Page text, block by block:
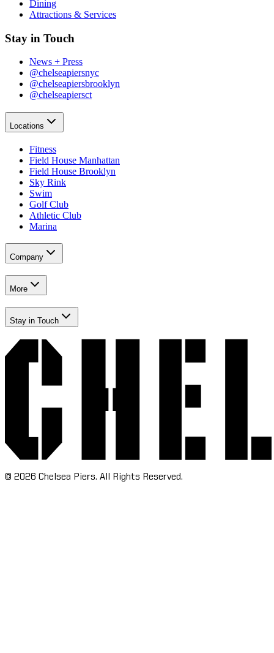
Dining​​​​‌ ‍ ​‍​‍‌‍ ‌ ​‍‌‍‍‌‌‍‌ ‌‍‍‌‌‍ ‍​‍​‍​ ‍‍​‍​‍‌ ​ ‌‍​‌‌‍ ‍‌‍‍‌‌ ‌​‌ ‍‌​‍ ‍‌‍‍‌‌‍ ​‍​‍​‍ ​​‍​‍‌‍‍​‌ ​‍‌‍‌‌‌‍‌‍​‍​‍​ ‍‍​‍​‍‌‍‍​‌ ‌​‌ ‌​‌ ​​‌ ​ ​ ‍‍​‍ ​‍ ‌‍​ ‌‍‍​‌‍‌‌‌‍ ​‌ ​ ‌‍‌‌‌‍​‌‌ ​​‌‍‍‌‌‍‌‌‌ ​‍‌ ​ ​‍ ‍‌ ​ ‌‍​‌‌‍ ‍‌‍‍‌‌ ‌​‌ ‍‌​‍ ‍‌ ​ ‌ ‌​‌ ‌‌‌‍‌​‌‍‍‌‌‍ ​‍ ‌‍‍‌‌‍ ‍‌ ‌​‌‍‌‌‌‍ ‍‌ ‌​​‍ ‌‍‌‌‌‍‌​‌‍‍‌‌ ‌​​‍ ‌‍ ‌‌‍ ‌‍‌​‌‍‌‌​ ‌‌ ​​‌ ​‍‌‍‌‌‌ ​ ‌‍‌‌‌‍ ‍‌ ‌​‌‍​‌‌ ‌​‌‍‍‌‌‍ ‌‍ ‍​ ‍ ‌‍‍‌‌‍‌​​ ‌‌‍‌‍‌‍ ‌‍ ‌ ‌​‌‍‌‌‌ ​‍​ ‍ ‌ ‌​‌ ‍‌‌ ​​‌‍‌‌​ ‌‌‍‌‍‌‍ ‌‍ ‌ ‌​‌‍‌‌‌ ​‍​ ‍ ‌ ​​‌‍​‌‌ ‌​‌‍‍​​ ‌‌‍​ ‌‍ ‌‍ ​‌ ‌‌‌‍ ‌‌‍ ‍‌ ​ ​‍‌‌​ ‌‌‌​​‍‌‌ ‌‍‍ ‌‍‌‌‌ ‍‌​‍‌‌​ ​ ‌​‌​​‍‌‌​ ​ ‌​‌​​‍‌‌​ ​‍​ ​‍​ ‌‌​ ​ ​ ‌‌​ ‍‌‌‍​ ​ ​‍‌‍‌​​ ‍​‌‍​‌​ ‍​​ ​ ​ ​ ​‍‌‌​ ​‍​ ​‍​‍‌‌​ ‌‌‌​‌​​‍ ‍‌‍ ​‌‍‍‌‌‍ ‍‌‍‍ ‌ ​ ​‍‌‌​ ‌‌‌​​‍‌‌ ‌‍‍ ‌‍‌‌‌ ‍‌​‍‌‌​ ​ ‌​‌​​‍‌‌​ ​ ‌​‌​​‍‌‌​ ​‍​ ​‍​ ‍​‌‍‌‍‌‍‌​​ ‌‍​ ‍‌‌‍​‍‌‍‌‌​ ‌ ‌‍‌‍​ ‌​​ ‌​​ ​‍​‍‌‌​ ​‍​ ​‍​‍‌‌​ ‌‌‌​‌​​‍ ‍‌‍ ‍‌‍​‌‌‍ ‌‌‍‌‌​ ‌‍​‍‌‍​‌‌ ​ ‌‍‌‌‌‌‌‌‌ ​‍‌‍ ​​ ‌‌‍‍​‌ ‌​‌ ‌​‌ ​​‌ ​ ​‍‌‌​ ​ ‌​​‌​‍‌‌​ ​‍‌​‌‍​‍‌‌​ ​‍‌​‌‍‌‍​ ‌‍‍​‌‍‌‌‌‍ ​‌ ​ ‌‍‌‌‌‍​‌‌ ​​‌‍‍‌‌‍‌‌‌ ​‍‌ ​ ​‍ ‍‌ ​ ‌‍​‌‌‍ ‍‌‍‍‌‌ ‌​‌ ‍‌​‍ ‍‌ ​ ‌ ‌​‌ ‌‌‌‍‌​‌‍‍‌‌‍ ​‍‌‍‌‍‍‌‌‍‌​​ ‌‌‍‌‍‌‍ ‌‍ ‌ ‌​‌‍‌‌‌ ​‍​‍‌‍‌ ‌​‌ ‍‌‌ ​​‌‍‌‌​ ‌‌‍‌‍‌‍ ‌‍ ‌ ‌​‌‍‌‌‌ ​‍​‍‌‍‌ ​​‌‍​‌‌ ‌​‌‍‍​​ ‌‌‍​ ‌‍ ‌‍ ​‌ ‌‌‌‍ ‌‌‍ ‍‌ ​ ​‍‌‌​ ‌‌‌​​‍‌‌ ‌‍‍ ‌‍‌‌‌ ‍‌​‍‌‌​ ​ ‌​‌​​‍‌‌​ ​ ‌​‌​​‍‌‌​ ​‍​ ​‍​ ‌‌​ ​ ​ ‌‌​ ‍‌‌‍​ ​ ​‍‌‍‌​​ ‍​‌‍​‌​ ‍​​ ​ ​ ​ ​‍‌‌​ ​‍​ ​‍​‍‌‌​ ‌‌‌​‌​​‍ ‍‌‍ ​‌‍‍‌‌‍ ‍‌‍‍ ‌ ​ ​‍‌‌​ ‌‌‌​​‍‌‌ ‌‍‍ ‌‍‌‌‌ ‍‌​‍‌‌​ ​ ‌​‌​​‍‌‌​ ​ ‌​‌​​‍‌‌​ ​‍​ ​‍​ ‍​‌‍‌‍‌‍‌​​ ‌‍​ ‍‌‌‍​‍‌‍‌‌​ ‌ ‌‍‌‍​ ‌​​ ‌​​ ​‍​‍‌‌​ ​‍​ ​‍​‍‌‌​ ‌‌‌​‌​​‍ ‍‌‍ ‍‌‍​‌‌‍ ‌‌‍‌‌​‍‌‍‌ ​​‌‍‌‌‌ ​‍‌ ​ ‌ ​​‌‍‌‌‌‍​ ‌ ‌​‌‍‍‌‌ ‌‍‌‍‌‌​ ‌‌ ​​‌ ‌‌‌‍​‍‌‍ ​‌‍‍‌‌ ​ ‌‍‍​‌‍‌‌‌‍‌​​‍​‍‌ ‌
Attractions & Services​​​​‌ ‍ ​‍​‍‌‍ ‌ ​‍‌‍‍‌‌‍‌ ‌‍‍‌‌‍ ‍​‍​‍​ ‍‍​‍​‍‌ ​ ‌‍​‌‌‍ ‍‌‍‍‌‌ ‌​‌ ‍‌​‍ ‍‌‍‍‌‌‍ ​‍​‍​‍ ​​‍​‍‌‍‍​‌ ​‍‌‍‌‌‌‍‌‍​‍​‍​ ‍‍​‍​‍‌‍‍​‌ ‌​‌ ‌​‌ ​​‌ ​ ​ ‍‍​‍ ​‍ ‌‍​ ‌‍‍​‌‍‌‌‌‍ ​‌ ​ ‌‍‌‌‌‍​‌‌ ​​‌‍‍‌‌‍‌‌‌ ​‍‌ ​ ​‍ ‍‌ ​ ‌‍​‌‌‍ ‍‌‍‍‌‌ ‌​‌ ‍‌​‍ ‍‌ ​ ‌ ‌​‌ ‌‌‌‍‌​‌‍‍‌‌‍ ​‍ ‌‍‍‌‌‍ ‍‌ ‌​‌‍‌‌‌‍ ‍‌ ‌​​‍ ‌‍‌‌‌‍‌​‌‍‍‌‌ ‌​​‍ ‌‍ ‌‌‍ ‌‍‌​‌‍‌‌​ ‌‌ ​​‌ ​‍‌‍‌‌‌ ​ ‌‍‌‌‌‍ ‍‌ ‌​‌‍​‌‌ ‌​‌‍‍‌‌‍ ‌‍ ‍​ ‍ ‌‍‍‌‌‍‌​​ ‌‌‍‌‍‌‍ ‌‍ ‌ ‌​‌‍‌‌‌ ​‍​ ‍ ‌ ‌​‌ ‍‌‌ ​​‌‍‌‌​ ‌‌‍‌‍‌‍ ‌‍ ‌ ‌​‌‍‌‌‌ ​‍​ ‍ ‌ ​​‌‍​‌‌ ‌​‌‍‍​​ ‌‌‍​ ‌‍ ‌‍ ​‌ ‌‌‌‍ ‌‌‍ ‍‌ ​ ​‍‌‌​ ‌‌‌​​‍‌‌ ‌‍‍ ‌‍‌‌‌ ‍‌​‍‌‌​ ​ ‌​‌​​‍‌‌​ ​ ‌​‌​​‍‌‌​ ​‍​ ​‍​ ‌‌​ ​ ​ ‌‌​ ‍‌‌‍​ ​ ​‍‌‍‌​​ ‍​‌‍​‌​ ‍​​ ​ ​ ​ ​‍‌‌​ ​‍​ ​‍​‍‌‌​ ‌‌‌​‌​​‍ ‍‌‍ ​‌‍‍‌‌‍ ‍‌‍‍ ‌ ​ ​‍‌‌​ ‌‌‌​​‍‌‌ ‌‍‍ ‌‍‌‌‌ ‍‌​‍‌‌​ ​ ‌​‌​​‍‌‌​ ​ ‌​‌​​‍‌‌​ ​‍​ ​‍​ ​​​ ​ ​ ‍‌​ ‍‌​ ​‍​ ‌​‌‍​‍​ ‌ ​ ​‍​ ‌ ‌‍​‍‌‍‌​​‍‌‌​ ​‍​ ​‍​‍‌‌​ ‌‌‌​‌​​‍ ‍‌‍ ‍‌‍​‌‌‍ ‌‌‍‌‌​ ‌‍​‍‌‍​‌‌ ​ ‌‍‌‌‌‌‌‌‌ ​‍‌‍ ​​ ‌‌‍‍​‌ ‌​‌ ‌​‌ ​​‌ ​ ​‍‌‌​ ​ ‌​​‌​‍‌‌​ ​‍‌​‌‍​‍‌‌​ ​‍‌​‌‍‌‍​ ‌‍‍​‌‍‌‌‌‍ ​‌ ​ ‌‍‌‌‌‍​‌‌ ​​‌‍‍‌‌‍‌‌‌ ​‍‌ ​ ​‍ ‍‌ ​ ‌‍​‌‌‍ ‍‌‍‍‌‌ ‌​‌ ‍‌​‍ ‍‌ ​ ‌ ‌​‌ ‌‌‌‍‌​‌‍‍‌‌‍ ​‍‌‍‌‍‍‌‌‍‌​​ ‌‌‍‌‍‌‍ ‌‍ ‌ ‌​‌‍‌‌‌ ​‍​‍‌‍‌ ‌​‌ ‍‌‌ ​​‌‍‌‌​ ‌‌‍‌‍‌‍ ‌‍ ‌ ‌​‌‍‌‌‌ ​‍​‍‌‍‌ ​​‌‍​‌‌ ‌​‌‍‍​​ ‌‌‍​ ‌‍ ‌‍ ​‌ ‌‌‌‍ ‌‌‍ ‍‌ ​ ​‍‌‌​ ‌‌‌​​‍‌‌ ‌‍‍ ‌‍‌‌‌ ‍‌​‍‌‌​ ​ ‌​‌​​‍‌‌​ ​ ‌​‌​​‍‌‌​ ​‍​ ​‍​ ‌‌​ ​ ​ ‌‌​ ‍‌‌‍​ ​ ​‍‌‍‌​​ ‍​‌‍​‌​ ‍​​ ​ ​ ​ ​‍‌‌​ ​‍​ ​‍​‍‌‌​ ‌‌‌​‌​​‍ ‍‌‍ ​‌‍‍‌‌‍ ‍‌‍‍ ‌ ​ ​‍‌‌​ ‌‌‌​​‍‌‌ ‌‍‍ ‌‍‌‌‌ ‍‌​‍‌‌​ ​ ‌​‌​​‍‌‌​ ​ ‌​‌​​‍‌‌​ ​‍​ ​‍​ ​​​ ​ ​ ‍‌​ ‍‌​ ​‍​ ‌​‌‍​‍​ ‌ ​ ​‍​ ‌ ‌‍​‍‌‍‌​​‍‌‌​ ​‍​ ​‍​‍‌‌​ ‌‌‌​‌​​‍ ‍‌‍ ‍‌‍​‌‌‍ ‌‌‍‌‌​‍‌‍‌ ​​‌‍‌‌‌ ​‍‌ ​ ‌ ​​‌‍‌‌‌‍​ ‌ ‌​‌‍‍‌‌ ‌‍‌‍‌‌​ ‌‌ ​​‌ ‌‌‌‍​‍‌‍ ​‌‍‍‌‌ ​ ‌‍‍​‌‍‌‌‌‍‌​​‍​‍‌ ‌
Stay in Touch​​​​‌ ‍ ​‍​‍‌‍ ‌ ​‍‌‍‍‌‌‍‌ ‌‍‍‌‌‍ ‍​‍​‍​ ‍‍​‍​‍‌ ​ ‌‍​‌‌‍ ‍‌‍‍‌‌ ‌​‌ ‍‌​‍ ‍‌‍‍‌‌‍ ​‍​‍​‍ ​​‍​‍‌‍‍​‌ ​‍‌‍‌‌‌‍‌‍​‍​‍​ ‍‍​‍​‍‌‍‍​‌ ‌​‌ ‌​‌ ​​‌ ​ ​ ‍‍​‍ ​‍ ‌‍​ ‌‍‍​‌‍‌‌‌‍ ​‌ ​ ‌‍‌‌‌‍​‌‌ ​​‌‍‍‌‌‍‌‌‌ ​‍‌ ​ ​‍ ‍‌ ​ ‌‍​‌‌‍ ‍‌‍‍‌‌ ‌​‌ ‍‌​‍ ‍‌ ​ ‌ ‌​‌ ‌‌‌‍‌​‌‍‍‌‌‍ ​‍ ‌‍‍‌‌‍ ‍‌ ‌​‌‍‌‌‌‍ ‍‌ ‌​​‍ ‌‍‌‌‌‍‌​‌‍‍‌‌ ‌​​‍ ‌‍ ‌‌‍ ‌‍‌​‌‍‌‌​ ‌‌ ​​‌ ​‍‌‍‌‌‌ ​ ‌‍‌‌‌‍ ‍‌ ‌​‌‍​‌‌ ‌​‌‍‍‌‌‍ ‌‍ ‍​ ‍ ‌‍‍‌‌‍‌​​ ‌‌‍‌‍‌‍ ‌‍ ‌ ‌​‌‍‌‌‌ ​‍​ ‍ ‌ ‌​‌ ‍‌‌ ​​‌‍‌‌​ ‌‌‍‌‍‌‍ ‌‍ ‌ ‌​‌‍‌‌‌ ​‍​ ‍ ‌ ​​‌‍​‌‌ ‌​‌‍‍​​ ‌‌‍​ ‌‍ ‌‍ ​‌ ‌‌‌‍ ‌‌‍ ‍‌ ​ ​‍‌‌​ ‌‌‌​​‍‌‌ ‌‍‍ ‌‍‌‌‌ ‍‌​‍‌‌​ ​ ‌​‌​​‍‌‌​ ​ ‌​‌​​‍‌‌​ ​‍​ ​‍​ ‍​‌‍​‍‌‍‌​​ ​‌‌‍​‍‌‍‌‌‌‍‌‌‌‍‌​‌‍​‌​ ​‍‌‍‌‌‌‍​‌​‍‌‌​ ​‍​ ​‍​‍‌‌​ ‌‌‌​‌​​‍ ‍‌ ‌​‌‍‍‌‌ ‌​‌‍ ​‌‍‌‌​ ‌‍​‍‌‍​‌‌ ​ ‌‍‌‌‌‌‌‌‌ ​‍‌‍ ​​ ‌‌‍‍​‌ ‌​‌ ‌​‌ ​​‌ ​ ​‍‌‌​ ​ ‌​​‌​‍‌‌​ ​‍‌​‌‍​‍‌‌​ ​‍‌​‌‍‌‍​ ‌‍‍​‌‍‌‌‌‍ ​‌ ​ ‌‍‌‌‌‍​‌‌ ​​‌‍‍‌‌‍‌‌‌ ​‍‌ ​ ​‍ ‍‌ ​ ‌‍​‌‌‍ ‍‌‍‍‌‌ ‌​‌ ‍‌​‍ ‍‌ ​ ‌ ‌​‌ ‌‌‌‍‌​‌‍‍‌‌‍ ​‍‌‍‌‍‍‌‌‍‌​​ ‌‌‍‌‍‌‍ ‌‍ ‌ ‌​‌‍‌‌‌ ​‍​‍‌‍‌ ‌​‌ ‍‌‌ ​​‌‍‌‌​ ‌‌‍‌‍‌‍ ‌‍ ‌ ‌​‌‍‌‌‌ ​‍​‍‌‍‌ ​​‌‍​‌‌ ‌​‌‍‍​​ ‌‌‍​ ‌‍ ‌‍ ​‌ ‌‌‌‍ ‌‌‍ ‍‌ ​ ​‍‌‌​ ‌‌‌​​‍‌‌ ‌‍‍ ‌‍‌‌‌ ‍‌​‍‌‌​ ​ ‌​‌​​‍‌‌​ ​ ‌​‌​​‍‌‌​ ​‍​ ​‍​ ‍​‌‍​‍‌‍‌​​ ​‌‌‍​‍‌‍‌‌‌‍‌‌‌‍‌​‌‍​‌​ ​‍‌‍‌‌‌‍​‌​‍‌‌​ ​‍​ ​‍​‍‌‌​ ‌‌‌​‌​​‍ ‍‌ ‌​‌‍‍‌‌ ‌​‌‍ ​‌‍‌‌​‍‌‍‌ ​​‌‍‌‌‌ ​‍‌ ​ ‌ ​​‌‍‌‌‌‍​ ‌ ‌​‌‍‍‌‌ ‌‍‌‍‌‌​ ‌‌ ​​‌ ‌‌‌‍​‍‌‍ ​‌‍‍‌‌ ​ ‌‍‍​‌‍‌‌‌‍‌​​‍​‍‌ ‌
News + Press​​​​‌ ‍ ​‍​‍‌‍ ‌ ​‍‌‍‍‌‌‍‌ ‌‍‍‌‌‍ ‍​‍​‍​ ‍‍​‍​‍‌ ​ ‌‍​‌‌‍ ‍‌‍‍‌‌ ‌​‌ ‍‌​‍ ‍‌‍‍‌‌‍ ​‍​‍​‍ ​​‍​‍‌‍‍​‌ ​‍‌‍‌‌‌‍‌‍​‍​‍​ ‍‍​‍​‍‌‍‍​‌ ‌​‌ ‌​‌ ​​‌ ​ ​ ‍‍​‍ ​‍ ‌‍​ ‌‍‍​‌‍‌‌‌‍ ​‌ ​ ‌‍‌‌‌‍​‌‌ ​​‌‍‍‌‌‍‌‌‌ ​‍‌ ​ ​‍ ‍‌ ​ ‌‍​‌‌‍ ‍‌‍‍‌‌ ‌​‌ ‍‌​‍ ‍‌ ​ ‌ ‌​‌ ‌‌‌‍‌​‌‍‍‌‌‍ ​‍ ‌‍‍‌‌‍ ‍‌ ‌​‌‍‌‌‌‍ ‍‌ ‌​​‍ ‌‍‌‌‌‍‌​‌‍‍‌‌ ‌​​‍ ‌‍ ‌‌‍ ‌‍‌​‌‍‌‌​ ‌‌ ​​‌ ​‍‌‍‌‌‌ ​ ‌‍‌‌‌‍ ‍‌ ‌​‌‍​‌‌ ‌​‌‍‍‌‌‍ ‌‍ ‍​ ‍ ‌‍‍‌‌‍‌​​ ‌‌‍‌‍‌‍ ‌‍ ‌ ‌​‌‍‌‌‌ ​‍​ ‍ ‌ ‌​‌ ‍‌‌ ​​‌‍‌‌​ ‌‌‍‌‍‌‍ ‌‍ ‌ ‌​‌‍‌‌‌ ​‍​ ‍ ‌ ​​‌‍​‌‌ ‌​‌‍‍​​ ‌‌‍​ ‌‍ ‌‍ ​‌ ‌‌‌‍ ‌‌‍ ‍‌ ​ ​‍‌‌​ ‌‌‌​​‍‌‌ ‌‍‍ ‌‍‌‌‌ ‍‌​‍‌‌​ ​ ‌​‌​​‍‌‌​ ​ ‌​‌​​‍‌‌​ ​‍​ ​‍​ ‍​‌‍​‍‌‍‌​​ ​‌‌‍​‍‌‍‌‌‌‍‌‌‌‍‌​‌‍​‌​ ​‍‌‍‌‌‌‍​‌​‍‌‌​ ​‍​ ​‍​‍‌‌​ ‌‌‌​‌​​‍ ‍‌‍ ​‌‍‍‌‌‍ ‍‌‍‍ ‌ ​ ​‍‌‌​ ‌‌‌​​‍‌‌ ‌‍‍ ‌‍‌‌‌ ‍‌​‍‌‌​ ​ ‌​‌​​‍‌‌​ ​ ‌​‌​​‍‌‌​ ​‍​ ​‍‌‍‌‍​ ‌‌​ ​‍​ ‍‌‌‍​‌‌‍‌​​ ‍​‌‍​‍​ ‍‌​ ​‍​ ‌​​ ​ ​‍‌‌​ ​‍​ ​‍​‍‌‌​ ‌‌‌​‌​​‍ ‍‌‍ ‍‌‍​‌‌‍ ‌‌‍‌‌​ ‌‍​‍‌‍​‌‌ ​ ‌‍‌‌‌‌‌‌‌ ​‍‌‍ ​​ ‌‌‍‍​‌ ‌​‌ ‌​‌ ​​‌ ​ ​‍‌‌​ ​ ‌​​‌​‍‌‌​ ​‍‌​‌‍​‍‌‌​ ​‍‌​‌‍‌‍​ ‌‍‍​‌‍‌‌‌‍ ​‌ ​ ‌‍‌‌‌‍​‌‌ ​​‌‍‍‌‌‍‌‌‌ ​‍‌ ​ ​‍ ‍‌ ​ ‌‍​‌‌‍ ‍‌‍‍‌‌ ‌​‌ ‍‌​‍ ‍‌ ​ ‌ ‌​‌ ‌‌‌‍‌​‌‍‍‌‌‍ ​‍‌‍‌‍‍‌‌‍‌​​ ‌‌‍‌‍‌‍ ‌‍ ‌ ‌​‌‍‌‌‌ ​‍​‍‌‍‌ ‌​‌ ‍‌‌ ​​‌‍‌‌​ ‌‌‍‌‍‌‍ ‌‍ ‌ ‌​‌‍‌‌‌ ​‍​‍‌‍‌ ​​‌‍​‌‌ ‌​‌‍‍​​ ‌‌‍​ ‌‍ ‌‍ ​‌ ‌‌‌‍ ‌‌‍ ‍‌ ​ ​‍‌‌​ ‌‌‌​​‍‌‌ ‌‍‍ ‌‍‌‌‌ ‍‌​‍‌‌​ ​ ‌​‌​​‍‌‌​ ​ ‌​‌​​‍‌‌​ ​‍​ ​‍​ ‍​‌‍​‍‌‍‌​​ ​‌‌‍​‍‌‍‌‌‌‍‌‌‌‍‌​‌‍​‌​ ​‍‌‍‌‌‌‍​‌​‍‌‌​ ​‍​ ​‍​‍‌‌​ ‌‌‌​‌​​‍ ‍‌‍ ​‌‍‍‌‌‍ ‍‌‍‍ ‌ ​ ​‍‌‌​ ‌‌‌​​‍‌‌ ‌‍‍ ‌‍‌‌‌ ‍‌​‍‌‌​ ​ ‌​‌​​‍‌‌​ ​ ‌​‌​​‍‌‌​ ​‍​ ​‍‌‍‌‍​ ‌‌​ ​‍​ ‍‌‌‍​‌‌‍‌​​ ‍​‌‍​‍​ ‍‌​ ​‍​ ‌​​ ​ ​‍‌‌​ ​‍​ ​‍​‍‌‌​ ‌‌‌​‌​​‍ ‍‌‍ ‍‌‍​‌‌‍ ‌‌‍‌‌​‍‌‍‌ ​​‌‍‌‌‌ ​‍‌ ​ ‌ ​​‌‍‌‌‌‍​ ‌ ‌​‌‍‍‌‌ ‌‍‌‍‌‌​ ‌‌ ​​‌ ‌‌‌‍​‍‌‍ ​‌‍‍‌‌ ​ ‌‍‍​‌‍‌‌‌‍‌​​‍​‍‌ ‌
@chelseapiersnyc​​​​‌ ‍ ​‍​‍‌‍ ‌ ​‍‌‍‍‌‌‍‌ ‌‍‍‌‌‍ ‍​‍​‍​ ‍‍​‍​‍‌ ​ ‌‍​‌‌‍ ‍‌‍‍‌‌ ‌​‌ ‍‌​‍ ‍‌‍‍‌‌‍ ​‍​‍​‍ ​​‍​‍‌‍‍​‌ ​‍‌‍‌‌‌‍‌‍​‍​‍​ ‍‍​‍​‍‌‍‍​‌ ‌​‌ ‌​‌ ​​‌ ​ ​ ‍‍​‍ ​‍ ‌‍​ ‌‍‍​‌‍‌‌‌‍ ​‌ ​ ‌‍‌‌‌‍​‌‌ ​​‌‍‍‌‌‍‌‌‌ ​‍‌ ​ ​‍ ‍‌ ​ ‌‍​‌‌‍ ‍‌‍‍‌‌ ‌​‌ ‍‌​‍ ‍‌ ​ ‌ ‌​‌ ‌‌‌‍‌​‌‍‍‌‌‍ ​‍ ‌‍‍‌‌‍ ‍‌ ‌​‌‍‌‌‌‍ ‍‌ ‌​​‍ ‌‍‌‌‌‍‌​‌‍‍‌‌ ‌​​‍ ‌‍ ‌‌‍ ‌‍‌​‌‍‌‌​ ‌‌ ​​‌ ​‍‌‍‌‌‌ ​ ‌‍‌‌‌‍ ‍‌ ‌​‌‍​‌‌ ‌​‌‍‍‌‌‍ ‌‍ ‍​ ‍ ‌‍‍‌‌‍‌​​ ‌‌‍‌‍‌‍ ‌‍ ‌ ‌​‌‍‌‌‌ ​‍​ ‍ ‌ ‌​‌ ‍‌‌ ​​‌‍‌‌​ ‌‌‍‌‍‌‍ ‌‍ ‌ ‌​‌‍‌‌‌ ​‍​ ‍ ‌ ​​‌‍​‌‌ ‌​‌‍‍​​ ‌‌‍​ ‌‍ ‌‍ ​‌ ‌‌‌‍ ‌‌‍ ‍‌ ​ ​‍‌‌​ ‌‌‌​​‍‌‌ ‌‍‍ ‌‍‌‌‌ ‍‌​‍‌‌​ ​ ‌​‌​​‍‌‌​ ​ ‌​‌​​‍‌‌​ ​‍​ ​‍​ ‍​‌‍​‍‌‍‌​​ ​‌‌‍​‍‌‍‌‌‌‍‌‌‌‍‌​‌‍​‌​ ​‍‌‍‌‌‌‍​‌​‍‌‌​ ​‍​ ​‍​‍‌‌​ ‌‌‌​‌​​‍ ‍‌‍ ​‌‍‍‌‌‍ ‍‌‍‍ ‌ ​ ​‍‌‌​ ‌‌‌​​‍‌‌ ‌‍‍ ‌‍‌‌‌ ‍‌​‍‌‌​ ​ ‌​‌​​‍‌‌​ ​ ‌​‌​​‍‌‌​ ​‍​ ​‍​ ‌​​ ​ ​ ​​‌‍‌‌‌‍​ ‌‍​‌​ ​​​ ‌​‌‍‌‌‌‍‌‍​ ‌​​ ‍‌​‍‌‌​ ​‍​ ​‍​‍‌‌​ ‌‌‌​‌​​‍ ‍‌‍ ‍‌‍​‌‌‍ ‌‌‍‌‌​ ‌‍​‍‌‍​‌‌ ​ ‌‍‌‌‌‌‌‌‌ ​‍‌‍ ​​ ‌‌‍‍​‌ ‌​‌ ‌​‌ ​​‌ ​ ​‍‌‌​ ​ ‌​​‌​‍‌‌​ ​‍‌​‌‍​‍‌‌​ ​‍‌​‌‍‌‍​ ‌‍‍​‌‍‌‌‌‍ ​‌ ​ ‌‍‌‌‌‍​‌‌ ​​‌‍‍‌‌‍‌‌‌ ​‍‌ ​ ​‍ ‍‌ ​ ‌‍​‌‌‍ ‍‌‍‍‌‌ ‌​‌ ‍‌​‍ ‍‌ ​ ‌ ‌​‌ ‌‌‌‍‌​‌‍‍‌‌‍ ​‍‌‍‌‍‍‌‌‍‌​​ ‌‌‍‌‍‌‍ ‌‍ ‌ ‌​‌‍‌‌‌ ​‍​‍‌‍‌ ‌​‌ ‍‌‌ ​​‌‍‌‌​ ‌‌‍‌‍‌‍ ‌‍ ‌ ‌​‌‍‌‌‌ ​‍​‍‌‍‌ ​​‌‍​‌‌ ‌​‌‍‍​​ ‌‌‍​ ‌‍ ‌‍ ​‌ ‌‌‌‍ ‌‌‍ ‍‌ ​ ​‍‌‌​ ‌‌‌​​‍‌‌ ‌‍‍ ‌‍‌‌‌ ‍‌​‍‌‌​ ​ ‌​‌​​‍‌‌​ ​ ‌​‌​​‍‌‌​ ​‍​ ​‍​ ‍​‌‍​‍‌‍‌​​ ​‌‌‍​‍‌‍‌‌‌‍‌‌‌‍‌​‌‍​‌​ ​‍‌‍‌‌‌‍​‌​‍‌‌​ ​‍​ ​‍​‍‌‌​ ‌‌‌​‌​​‍ ‍‌‍ ​‌‍‍‌‌‍ ‍‌‍‍ ‌ ​ ​‍‌‌​ ‌‌‌​​‍‌‌ ‌‍‍ ‌‍‌‌‌ ‍‌​‍‌‌​ ​ ‌​‌​​‍‌‌​ ​ ‌​‌​​‍‌‌​ ​‍​ ​‍​ ‌​​ ​ ​ ​​‌‍‌‌‌‍​ ‌‍​‌​ ​​​ ‌​‌‍‌‌‌‍‌‍​ ‌​​ ‍‌​‍‌‌​ ​‍​ ​‍​‍‌‌​ ‌‌‌​‌​​‍ ‍‌‍ ‍‌‍​‌‌‍ ‌‌‍‌‌​‍‌‍‌ ​​‌‍‌‌‌ ​‍‌ ​ ‌ ​​‌‍‌‌‌‍​ ‌ ‌​‌‍‍‌‌ ‌‍‌‍‌‌​ ‌‌ ​​‌ ‌‌‌‍​‍‌‍ ​‌‍‍‌‌ ​ ‌‍‍​‌‍‌‌‌‍‌​​‍​‍‌ ‌
@chelseapiersbrooklyn​​​​‌ ‍ ​‍​‍‌‍ ‌ ​‍‌‍‍‌‌‍‌ ‌‍‍‌‌‍ ‍​‍​‍​ ‍‍​‍​‍‌ ​ ‌‍​‌‌‍ ‍‌‍‍‌‌ ‌​‌ ‍‌​‍ ‍‌‍‍‌‌‍ ​‍​‍​‍ ​​‍​‍‌‍‍​‌ ​‍‌‍‌‌‌‍‌‍​‍​‍​ ‍‍​‍​‍‌‍‍​‌ ‌​‌ ‌​‌ ​​‌ ​ ​ ‍‍​‍ ​‍ ‌‍​ ‌‍‍​‌‍‌‌‌‍ ​‌ ​ ‌‍‌‌‌‍​‌‌ ​​‌‍‍‌‌‍‌‌‌ ​‍‌ ​ ​‍ ‍‌ ​ ‌‍​‌‌‍ ‍‌‍‍‌‌ ‌​‌ ‍‌​‍ ‍‌ ​ ‌ ‌​‌ ‌‌‌‍‌​‌‍‍‌‌‍ ​‍ ‌‍‍‌‌‍ ‍‌ ‌​‌‍‌‌‌‍ ‍‌ ‌​​‍ ‌‍‌‌‌‍‌​‌‍‍‌‌ ‌​​‍ ‌‍ ‌‌‍ ‌‍‌​‌‍‌‌​ ‌‌ ​​‌ ​‍‌‍‌‌‌ ​ ‌‍‌‌‌‍ ‍‌ ‌​‌‍​‌‌ ‌​‌‍‍‌‌‍ ‌‍ ‍​ ‍ ‌‍‍‌‌‍‌​​ ‌‌‍‌‍‌‍ ‌‍ ‌ ‌​‌‍‌‌‌ ​‍​ ‍ ‌ ‌​‌ ‍‌‌ ​​‌‍‌‌​ ‌‌‍‌‍‌‍ ‌‍ ‌ ‌​‌‍‌‌‌ ​‍​ ‍ ‌ ​​‌‍​‌‌ ‌​‌‍‍​​ ‌‌‍​ ‌‍ ‌‍ ​‌ ‌‌‌‍ ‌‌‍ ‍‌ ​ ​‍‌‌​ ‌‌‌​​‍‌‌ ‌‍‍ ‌‍‌‌‌ ‍‌​‍‌‌​ ​ ‌​‌​​‍‌‌​ ​ ‌​‌​​‍‌‌​ ​‍​ ​‍​ ‍​‌‍​‍‌‍‌​​ ​‌‌‍​‍‌‍‌‌‌‍‌‌‌‍‌​‌‍​‌​ ​‍‌‍‌‌‌‍​‌​‍‌‌​ ​‍​ ​‍​‍‌‌​ ‌‌‌​‌​​‍ ‍‌‍ ​‌‍‍‌‌‍ ‍‌‍‍ ‌ ​ ​‍‌‌​ ‌‌‌​​‍‌‌ ‌‍‍ ‌‍‌‌‌ ‍‌​‍‌‌​ ​ ‌​‌​​‍‌‌​ ​ ‌​‌​​‍‌‌​ ​‍​ ​‍​ ​ ​ ‌ ​ ‍​​ ​‌‌‍‌​​ ​‍‌‍‌​‌‍​‍‌‍‌‌​ ‌ ​ ​‍​ ​​​ ‌‍​ ‍‌​ ‌‌​ ​ ​ ​‍​ ‌​‌‍‌‍‌‍‌‍‌‍​‌​ ‌‌​ ‌‌‌‍​‍‌‍​ ‌‍‌‌​ ‌‌‌‍‌‌‌‍​ ‌‍​‌​ ‍​​ ​‍​‍‌‌​ ​‍​ ​‍​‍‌‌​ ‌‌‌​‌​​‍ ‍‌‍ ‍‌‍​‌‌‍ ‌‌‍‌‌​ ‌‍​‍‌‍​‌‌ ​ ‌‍‌‌‌‌‌‌‌ ​‍‌‍ ​​ ‌‌‍‍​‌ ‌​‌ ‌​‌ ​​‌ ​ ​‍‌‌​ ​ ‌​​‌​‍‌‌​ ​‍‌​‌‍​‍‌‌​ ​‍‌​‌‍‌‍​ ‌‍‍​‌‍‌‌‌‍ ​‌ ​ ‌‍‌‌‌‍​‌‌ ​​‌‍‍‌‌‍‌‌‌ ​‍‌ ​ ​‍ ‍‌ ​ ‌‍​‌‌‍ ‍‌‍‍‌‌ ‌​‌ ‍‌​‍ ‍‌ ​ ‌ ‌​‌ ‌‌‌‍‌​‌‍‍‌‌‍ ​‍‌‍‌‍‍‌‌‍‌​​ ‌‌‍‌‍‌‍ ‌‍ ‌ ‌​‌‍‌‌‌ ​‍​‍‌‍‌ ‌​‌ ‍‌‌ ​​‌‍‌‌​ ‌‌‍‌‍‌‍ ‌‍ ‌ ‌​‌‍‌‌‌ ​‍​‍‌‍‌ ​​‌‍​‌‌ ‌​‌‍‍​​ ‌‌‍​ ‌‍ ‌‍ ​‌ ‌‌‌‍ ‌‌‍ ‍‌ ​ ​‍‌‌​ ‌‌‌​​‍‌‌ ‌‍‍ ‌‍‌‌‌ ‍‌​‍‌‌​ ​ ‌​‌​​‍‌‌​ ​ ‌​‌​​‍‌‌​ ​‍​ ​‍​ ‍​‌‍​‍‌‍‌​​ ​‌‌‍​‍‌‍‌‌‌‍‌‌‌‍‌​‌‍​‌​ ​‍‌‍‌‌‌‍​‌​‍‌‌​ ​‍​ ​‍​‍‌‌​ ‌‌‌​‌​​‍ ‍‌‍ ​‌‍‍‌‌‍ ‍‌‍‍ ‌ ​ ​‍‌‌​ ‌‌‌​​‍‌‌ ‌‍‍ ‌‍‌‌‌ ‍‌​‍‌‌​ ​ ‌​‌​​‍‌‌​ ​ ‌​‌​​‍‌‌​ ​‍​ ​‍​ ​ ​ ‌ ​ ‍​​ ​‌‌‍‌​​ ​‍‌‍‌​‌‍​‍‌‍‌‌​ ‌ ​ ​‍​ ​​​ ‌‍​ ‍‌​ ‌‌​ ​ ​ ​‍​ ‌​‌‍‌‍‌‍‌‍‌‍​‌​ ‌‌​ ‌‌‌‍​‍‌‍​ ‌‍‌‌​ ‌‌‌‍‌‌‌‍​ ‌‍​‌​ ‍​​ ​‍​‍‌‌​ ​‍​ ​‍​‍‌‌​ ‌‌‌​‌​​‍ ‍‌‍ ‍‌‍​‌‌‍ ‌‌‍‌‌​‍‌‍‌ ​​‌‍‌‌‌ ​‍‌ ​ ‌ ​​‌‍‌‌‌‍​ ‌ ‌​‌‍‍‌‌ ‌‍‌‍‌‌​ ‌‌ ​​‌ ‌‌‌‍​‍‌‍ ​‌‍‍‌‌ ​ ‌‍‍​‌‍‌‌‌‍‌​​‍​‍‌ ‌
@chelseapiersct​​​​‌ ‍ ​‍​‍‌‍ ‌ ​‍‌‍‍‌‌‍‌ ‌‍‍‌‌‍ ‍​‍​‍​ ‍‍​‍​‍‌ ​ ‌‍​‌‌‍ ‍‌‍‍‌‌ ‌​‌ ‍‌​‍ ‍‌‍‍‌‌‍ ​‍​‍​‍ ​​‍​‍‌‍‍​‌ ​‍‌‍‌‌‌‍‌‍​‍​‍​ ‍‍​‍​‍‌‍‍​‌ ‌​‌ ‌​‌ ​​‌ ​ ​ ‍‍​‍ ​‍ ‌‍​ ‌‍‍​‌‍‌‌‌‍ ​‌ ​ ‌‍‌‌‌‍​‌‌ ​​‌‍‍‌‌‍‌‌‌ ​‍‌ ​ ​‍ ‍‌ ​ ‌‍​‌‌‍ ‍‌‍‍‌‌ ‌​‌ ‍‌​‍ ‍‌ ​ ‌ ‌​‌ ‌‌‌‍‌​‌‍‍‌‌‍ ​‍ ‌‍‍‌‌‍ ‍‌ ‌​‌‍‌‌‌‍ ‍‌ ‌​​‍ ‌‍‌‌‌‍‌​‌‍‍‌‌ ‌​​‍ ‌‍ ‌‌‍ ‌‍‌​‌‍‌‌​ ‌‌ ​​‌ ​‍‌‍‌‌‌ ​ ‌‍‌‌‌‍ ‍‌ ‌​‌‍​‌‌ ‌​‌‍‍‌‌‍ ‌‍ ‍​ ‍ ‌‍‍‌‌‍‌​​ ‌‌‍‌‍‌‍ ‌‍ ‌ ‌​‌‍‌‌‌ ​‍​ ‍ ‌ ‌​‌ ‍‌‌ ​​‌‍‌‌​ ‌‌‍‌‍‌‍ ‌‍ ‌ ‌​‌‍‌‌‌ ​‍​ ‍ ‌ ​​‌‍​‌‌ ‌​‌‍‍​​ ‌‌‍​ ‌‍ ‌‍ ​‌ ‌‌‌‍ ‌‌‍ ‍‌ ​ ​‍‌‌​ ‌‌‌​​‍‌‌ ‌‍‍ ‌‍‌‌‌ ‍‌​‍‌‌​ ​ ‌​‌​​‍‌‌​ ​ ‌​‌​​‍‌‌​ ​‍​ ​‍​ ‍​‌‍​‍‌‍‌​​ ​‌‌‍​‍‌‍‌‌‌‍‌‌‌‍‌​‌‍​‌​ ​‍‌‍‌‌‌‍​‌​‍‌‌​ ​‍​ ​‍​‍‌‌​ ‌‌‌​‌​​‍ ‍‌‍ ​‌‍‍‌‌‍ ‍‌‍‍ ‌ ​ ​‍‌‌​ ‌‌‌​​‍‌‌ ‌‍‍ ‌‍‌‌‌ ‍‌​‍‌‌​ ​ ‌​‌​​‍‌‌​ ​ ‌​‌​​‍‌‌​ ​‍​ ​‍‌‍​‌‌‍‌​​ ‌ ‌‍‌‌‌‍​ ​ ‌‌​ ‌‍​ ‌​​ ​​​ ‌ ‌‍​‍‌‍​‌‌‍‌​​ ‌‍‌‍‌‍​ ‍​​ ‍‌‌‍‌‍‌‍​‍​ ‌‍‌‍​‍​ ​​​ ‌​​ ​ ‌‍‌​‌‍​‍​ ​‌​ ‌‍​ ​ ​ ‌ ​ ​‌​ ‌‍​‍‌‌​ ​‍​ ​‍​‍‌‌​ ‌‌‌​‌​​‍ ‍‌‍ ‍‌‍​‌‌‍ ‌‌‍‌‌​ ‌‍​‍‌‍​‌‌ ​ ‌‍‌‌‌‌‌‌‌ ​‍‌‍ ​​ ‌‌‍‍​‌ ‌​‌ ‌​‌ ​​‌ ​ ​‍‌‌​ ​ ‌​​‌​‍‌‌​ ​‍‌​‌‍​‍‌‌​ ​‍‌​‌‍‌‍​ ‌‍‍​‌‍‌‌‌‍ ​‌ ​ ‌‍‌‌‌‍​‌‌ ​​‌‍‍‌‌‍‌‌‌ ​‍‌ ​ ​‍ ‍‌ ​ ‌‍​‌‌‍ ‍‌‍‍‌‌ ‌​‌ ‍‌​‍ ‍‌ ​ ‌ ‌​‌ ‌‌‌‍‌​‌‍‍‌‌‍ ​‍‌‍‌‍‍‌‌‍‌​​ ‌‌‍‌‍‌‍ ‌‍ ‌ ‌​‌‍‌‌‌ ​‍​‍‌‍‌ ‌​‌ ‍‌‌ ​​‌‍‌‌​ ‌‌‍‌‍‌‍ ‌‍ ‌ ‌​‌‍‌‌‌ ​‍​‍‌‍‌ ​​‌‍​‌‌ ‌​‌‍‍​​ ‌‌‍​ ‌‍ ‌‍ ​‌ ‌‌‌‍ ‌‌‍ ‍‌ ​ ​‍‌‌​ ‌‌‌​​‍‌‌ ‌‍‍ ‌‍‌‌‌ ‍‌​‍‌‌​ ​ ‌​‌​​‍‌‌​ ​ ‌​‌​​‍‌‌​ ​‍​ ​‍​ ‍​‌‍​‍‌‍‌​​ ​‌‌‍​‍‌‍‌‌‌‍‌‌‌‍‌​‌‍​‌​ ​‍‌‍‌‌‌‍​‌​‍‌‌​ ​‍​ ​‍​‍‌‌​ ‌‌‌​‌​​‍ ‍‌‍ ​‌‍‍‌‌‍ ‍‌‍‍ ‌ ​ ​‍‌‌​ ‌‌‌​​‍‌‌ ‌‍‍ ‌‍‌‌‌ ‍‌​‍‌‌​ ​ ‌​‌​​‍‌‌​ ​ ‌​‌​​‍‌‌​ ​‍​ ​‍‌‍​‌‌‍‌​​ ‌ ‌‍‌‌‌‍​ ​ ‌‌​ ‌‍​ ‌​​ ​​​ ‌ ‌‍​‍‌‍​‌‌‍‌​​ ‌‍‌‍‌‍​ ‍​​ ‍‌‌‍‌‍‌‍​‍​ ‌‍‌‍​‍​ ​​​ ‌​​ ​ ‌‍‌​‌‍​‍​ ​‌​ ‌‍​ ​ ​ ‌ ​ ​‌​ ‌‍​‍‌‌​ ​‍​ ​‍​‍‌‌​ ‌‌‌​‌​​‍ ‍‌‍ ‍‌‍​‌‌‍ ‌‌‍‌‌​‍‌‍‌ ​​‌‍‌‌‌ ​‍‌ ​ ‌ ​​‌‍‌‌‌‍​ ‌ ‌​‌‍‍‌‌ ‌‍‌‍‌‌​ ‌‌ ​​‌ ‌‌‌‍​‍‌‍ ​‌‍‍‌‌ ​ ‌‍‍​‌‍‌‌‌‍‌​​‍​‍‌ ‌
Locations​​​​‌ ‍ ​‍​‍‌‍ ‌ ​‍‌‍‍‌‌‍‌ ‌‍‍‌‌‍ ‍​‍​‍​ ‍‍​‍​‍‌ ​ ‌‍​‌‌‍ ‍‌‍‍‌‌ ‌​‌ ‍‌​‍ ‍‌‍‍‌‌‍ ​‍​‍​‍ ​​‍​‍‌‍‍​‌ ​‍‌‍‌‌‌‍‌‍​‍​‍​ ‍‍​‍​‍‌‍‍​‌ ‌​‌ ‌​‌ ​​‌ ​ ​ ‍‍​‍ ​‍ ‌‍​ ‌‍‍​‌‍‌‌‌‍ ​‌ ​ ‌‍‌‌‌‍​‌‌ ​​‌‍‍‌‌‍‌‌‌ ​‍‌ ​ ​‍ ‍‌ ​ ‌‍​‌‌‍ ‍‌‍‍‌‌ ‌​‌ ‍‌​‍ ‍‌ ​ ‌ ‌​‌ ‌‌‌‍‌​‌‍‍‌‌‍ ​‍ ‌‍‍‌‌‍ ‍‌ ‌​‌‍‌‌‌‍ ‍‌ ‌​​‍ ‌‍‌‌‌‍‌​‌‍‍‌‌ ‌​​‍ ‌‍ ‌‌‍ ‌‍‌​‌‍‌‌​ ‌‌ ​​‌ ​‍‌‍‌‌‌ ​ ‌‍‌‌‌‍ ‍‌ ‌​‌‍​‌‌ ‌​‌‍‍‌‌‍ ‌‍ ‍​ ‍ ‌‍‍‌‌‍‌​​ ‌‌‍‌‍‌‍ ‌‍ ‌ ‌​‌‍‌‌‌ ​‍​ ‍ ‌ ‌​‌ ‍‌‌ ​​‌‍‌‌​ ‌‌‍‌‍‌‍ ‌‍ ‌ ‌​‌‍‌‌‌ ​‍​ ‍ ‌ ​​‌‍​‌‌ ‌​‌‍‍​​ ‌‌‍​ ‌‍ ‌‍ ​‌ ‌‌‌‍ ‌‌‍ ‍‌ ​ ​‍‌‌​ ‌‌‌​​‍‌‌ ‌‍‍ ‌‍‌‌‌ ‍‌​‍‌‌​ ​ ‌​‌​​‍‌‌​ ​ ‌​‌​​‍‌‌​ ​‍​ ​‍‌‍‌‌‌‍​‍​ ​‍​ ‍​‌‍​ ​ ‌‌‌‍​ ‌‍​ ‌‍‌‌‌‍​‍‌‍​‌​ ​‌​‍‌‌​ ​‍​ ​‍​‍‌‌​ ‌‌‌​‌​​‍ ‍‌ ‌​‌‍‍‌‌ ‌​‌‍ ​‌‍‌‌​ ‌‍​‍‌‍​‌‌ ​ ‌‍‌‌‌‌‌‌‌ ​‍‌‍ ​​ ‌‌‍‍​‌ ‌​‌ ‌​‌ ​​‌ ​ ​‍‌‌​ ​ ‌​​‌​‍‌‌​ ​‍‌​‌‍​‍‌‌​ ​‍‌​‌‍‌‍​ ‌‍‍​‌‍‌‌‌‍ ​‌ ​ ‌‍‌‌‌‍​‌‌ ​​‌‍‍‌‌‍‌‌‌ ​‍‌ ​ ​‍ ‍‌ ​ ‌‍​‌‌‍ ‍‌‍‍‌‌ ‌​‌ ‍‌​‍ ‍‌ ​ ‌ ‌​‌ ‌‌‌‍‌​‌‍‍‌‌‍ ​‍‌‍‌‍‍‌‌‍‌​​ ‌‌‍‌‍‌‍ ‌‍ ‌ ‌​‌‍‌‌‌ ​‍​‍‌‍‌ ‌​‌ ‍‌‌ ​​‌‍‌‌​ ‌‌‍‌‍‌‍ ‌‍ ‌ ‌​‌‍‌‌‌ ​‍​‍‌‍‌ ​​‌‍​‌‌ ‌​‌‍‍​​ ‌‌‍​ ‌‍ ‌‍ ​‌ ‌‌‌‍ ‌‌‍ ‍‌ ​ ​‍‌‌​ ‌‌‌​​‍‌‌ ‌‍‍ ‌‍‌‌‌ ‍‌​‍‌‌​ ​ ‌​‌​​‍‌‌​ ​ ‌​‌​​‍‌‌​ ​‍​ ​‍‌‍‌‌‌‍​‍​ ​‍​ ‍​‌‍​ ​ ‌‌‌‍​ ‌‍​ ‌‍‌‌‌‍​‍‌‍​‌​ ​‌​‍‌‌​ ​‍​ ​‍​‍‌‌​ ‌‌‌​‌​​‍ ‍‌ ‌​‌‍‍‌‌ ‌​‌‍ ​‌‍‌‌​‍‌‍‌ ​​‌‍‌‌‌ ​‍‌ ​ ‌ ​​‌‍‌‌‌‍​ ‌ ‌​‌‍‍‌‌ ‌‍‌‍‌‌​ ‌‌ ​​‌ ‌‌‌‍​‍‌‍ ​‌‍‍‌‌ ​ ‌‍‍​‌‍‌‌‌‍‌​​‍​‍‌ ‌
Fitness​​​​‌ ‍ ​‍​‍‌‍ ‌ ​‍‌‍‍‌‌‍‌ ‌‍‍‌‌‍ ‍​‍​‍​ ‍‍​‍​‍‌ ​ ‌‍​‌‌‍ ‍‌‍‍‌‌ ‌​‌ ‍‌​‍ ‍‌‍‍‌‌‍ ​‍​‍​‍ ​​‍​‍‌‍‍​‌ ​‍‌‍‌‌‌‍‌‍​‍​‍​ ‍‍​‍​‍‌‍‍​‌ ‌​‌ ‌​‌ ​​‌ ​ ​ ‍‍​‍ ​‍ ‌‍​ ‌‍‍​‌‍‌‌‌‍ ​‌ ​ ‌‍‌‌‌‍​‌‌ ​​‌‍‍‌‌‍‌‌‌ ​‍‌ ​ ​‍ ‍‌ ​ ‌‍​‌‌‍ ‍‌‍‍‌‌ ‌​‌ ‍‌​‍ ‍‌ ​ ‌ ‌​‌ ‌‌‌‍‌​‌‍‍‌‌‍ ​‍ ‌‍‍‌‌‍ ‍‌ ‌​‌‍‌‌‌‍ ‍‌ ‌​​‍ ‌‍‌‌‌‍‌​‌‍‍‌‌ ‌​​‍ ‌‍ ‌‌‍ ‌‍‌​‌‍‌‌​ ‌‌ ​​‌ ​‍‌‍‌‌‌ ​ ‌‍‌‌‌‍ ‍‌ ‌​‌‍​‌‌ ‌​‌‍‍‌‌‍ ‌‍ ‍​ ‍ ‌‍‍‌‌‍‌​​ ‌‌‍‌‍‌‍ ‌‍ ‌ ‌​‌‍‌‌‌ ​‍​ ‍ ‌ ‌​‌ ‍‌‌ ​​‌‍‌‌​ ‌‌‍‌‍‌‍ ‌‍ ‌ ‌​‌‍‌‌‌ ​‍​ ‍ ‌ ​​‌‍​‌‌ ‌​‌‍‍​​ ‌‌‍​ ‌‍ ‌‍ ​‌ ‌‌‌‍ ‌‌‍ ‍‌ ​ ​‍‌‌​ ‌‌‌​​‍‌‌ ‌‍‍ ‌‍‌‌‌ ‍‌​‍‌‌​ ​ ‌​‌​​‍‌‌​ ​ ‌​‌​​‍‌‌​ ​‍​ ​‍‌‍‌‌‌‍​‍​ ​‍​ ‍​‌‍​ ​ ‌‌‌‍​ ‌‍​ ‌‍‌‌‌‍​‍‌‍​‌​ ​‌​‍‌‌​ ​‍​ ​‍​‍‌‌​ ‌‌‌​‌​​‍ ‍‌‍ ​‌‍‍‌‌‍ ‍‌‍‍ ‌ ​ ​‍‌‌​ ‌‌‌​​‍‌‌ ‌‍‍ ‌‍‌‌‌ ‍‌​‍‌‌​ ​ ‌​‌​​‍‌‌​ ​ ‌​‌​​‍‌‌​ ​‍​ ​‍​ ​‍​ ​ ​ ​ ‌‍​ ‌‍‌‌​ ‍​​ ‌‍​ ​‌​ ‌​‌‍​‌‌‍​ ​ ‍‌​‍‌‌​ ​‍​ ​‍​‍‌‌​ ‌‌‌​‌​​‍ ‍‌‍ ‍‌‍​‌‌‍ ‌‌‍‌‌​ ‌‍​‍‌‍​‌‌ ​ ‌‍‌‌‌‌‌‌‌ ​‍‌‍ ​​ ‌‌‍‍​‌ ‌​‌ ‌​‌ ​​‌ ​ ​‍‌‌​ ​ ‌​​‌​‍‌‌​ ​‍‌​‌‍​‍‌‌​ ​‍‌​‌‍‌‍​ ‌‍‍​‌‍‌‌‌‍ ​‌ ​ ‌‍‌‌‌‍​‌‌ ​​‌‍‍‌‌‍‌‌‌ ​‍‌ ​ ​‍ ‍‌ ​ ‌‍​‌‌‍ ‍‌‍‍‌‌ ‌​‌ ‍‌​‍ ‍‌ ​ ‌ ‌​‌ ‌‌‌‍‌​‌‍‍‌‌‍ ​‍‌‍‌‍‍‌‌‍‌​​ ‌‌‍‌‍‌‍ ‌‍ ‌ ‌​‌‍‌‌‌ ​‍​‍‌‍‌ ‌​‌ ‍‌‌ ​​‌‍‌‌​ ‌‌‍‌‍‌‍ ‌‍ ‌ ‌​‌‍‌‌‌ ​‍​‍‌‍‌ ​​‌‍​‌‌ ‌​‌‍‍​​ ‌‌‍​ ‌‍ ‌‍ ​‌ ‌‌‌‍ ‌‌‍ ‍‌ ​ ​‍‌‌​ ‌‌‌​​‍‌‌ ‌‍‍ ‌‍‌‌‌ ‍‌​‍‌‌​ ​ ‌​‌​​‍‌‌​ ​ ‌​‌​​‍‌‌​ ​‍​ ​‍‌‍‌‌‌‍​‍​ ​‍​ ‍​‌‍​ ​ ‌‌‌‍​ ‌‍​ ‌‍‌‌‌‍​‍‌‍​‌​ ​‌​‍‌‌​ ​‍​ ​‍​‍‌‌​ ‌‌‌​‌​​‍ ‍‌‍ ​‌‍‍‌‌‍ ‍‌‍‍ ‌ ​ ​‍‌‌​ ‌‌‌​​‍‌‌ ‌‍‍ ‌‍‌‌‌ ‍‌​‍‌‌​ ​ ‌​‌​​‍‌‌​ ​ ‌​‌​​‍‌‌​ ​‍​ ​‍​ ​‍​ ​ ​ ​ ‌‍​ ‌‍‌‌​ ‍​​ ‌‍​ ​‌​ ‌​‌‍​‌‌‍​ ​ ‍‌​‍‌‌​ ​‍​ ​‍​‍‌‌​ ‌‌‌​‌​​‍ ‍‌‍ ‍‌‍​‌‌‍ ‌‌‍‌‌​‍‌‍‌ ​​‌‍‌‌‌ ​‍‌ ​ ‌ ​​‌‍‌‌‌‍​ ‌ ‌​‌‍‍‌‌ ‌‍‌‍‌‌​ ‌‌ ​​‌ ‌‌‌‍​‍‌‍ ​‌‍‍‌‌ ​ ‌‍‍​‌‍‌‌‌‍‌​​‍​‍‌ ‌
Field House Manhattan​​​​‌ ‍ ​‍​‍‌‍ ‌ ​‍‌‍‍‌‌‍‌ ‌‍‍‌‌‍ ‍​‍​‍​ ‍‍​‍​‍‌ ​ ‌‍​‌‌‍ ‍‌‍‍‌‌ ‌​‌ ‍‌​‍ ‍‌‍‍‌‌‍ ​‍​‍​‍ ​​‍​‍‌‍‍​‌ ​‍‌‍‌‌‌‍‌‍​‍​‍​ ‍‍​‍​‍‌‍‍​‌ ‌​‌ ‌​‌ ​​‌ ​ ​ ‍‍​‍ ​‍ ‌‍​ ‌‍‍​‌‍‌‌‌‍ ​‌ ​ ‌‍‌‌‌‍​‌‌ ​​‌‍‍‌‌‍‌‌‌ ​‍‌ ​ ​‍ ‍‌ ​ ‌‍​‌‌‍ ‍‌‍‍‌‌ ‌​‌ ‍‌​‍ ‍‌ ​ ‌ ‌​‌ ‌‌‌‍‌​‌‍‍‌‌‍ ​‍ ‌‍‍‌‌‍ ‍‌ ‌​‌‍‌‌‌‍ ‍‌ ‌​​‍ ‌‍‌‌‌‍‌​‌‍‍‌‌ ‌​​‍ ‌‍ ‌‌‍ ‌‍‌​‌‍‌‌​ ‌‌ ​​‌ ​‍‌‍‌‌‌ ​ ‌‍‌‌‌‍ ‍‌ ‌​‌‍​‌‌ ‌​‌‍‍‌‌‍ ‌‍ ‍​ ‍ ‌‍‍‌‌‍‌​​ ‌‌‍‌‍‌‍ ‌‍ ‌ ‌​‌‍‌‌‌ ​‍​ ‍ ‌ ‌​‌ ‍‌‌ ​​‌‍‌‌​ ‌‌‍‌‍‌‍ ‌‍ ‌ ‌​‌‍‌‌‌ ​‍​ ‍ ‌ ​​‌‍​‌‌ ‌​‌‍‍​​ ‌‌‍​ ‌‍ ‌‍ ​‌ ‌‌‌‍ ‌‌‍ ‍‌ ​ ​‍‌‌​ ‌‌‌​​‍‌‌ ‌‍‍ ‌‍‌‌‌ ‍‌​‍‌‌​ ​ ‌​‌​​‍‌‌​ ​ ‌​‌​​‍‌‌​ ​‍​ ​‍‌‍‌‌‌‍​‍​ ​‍​ ‍​‌‍​ ​ ‌‌‌‍​ ‌‍​ ‌‍‌‌‌‍​‍‌‍​‌​ ​‌​‍‌‌​ ​‍​ ​‍​‍‌‌​ ‌‌‌​‌​​‍ ‍‌‍ ​‌‍‍‌‌‍ ‍‌‍‍ ‌ ​ ​‍‌‌​ ‌‌‌​​‍‌‌ ‌‍‍ ‌‍‌‌‌ ‍‌​‍‌‌​ ​ ‌​‌​​‍‌‌​ ​ ‌​‌​​‍‌‌​ ​‍​ ​‍​ ​‌​ ​ ​ ​‌‌‍​‍​ ​​​ ​‌‌‍​‌​ ‌ ​ ​‍​ ​‍​ ‌‍​ ‌​​‍‌‌​ ​‍​ ​‍​‍‌‌​ ‌‌‌​‌​​‍ ‍‌‍ ‍‌‍​‌‌‍ ‌‌‍‌‌​ ‌‍​‍‌‍​‌‌ ​ ‌‍‌‌‌‌‌‌‌ ​‍‌‍ ​​ ‌‌‍‍​‌ ‌​‌ ‌​‌ ​​‌ ​ ​‍‌‌​ ​ ‌​​‌​‍‌‌​ ​‍‌​‌‍​‍‌‌​ ​‍‌​‌‍‌‍​ ‌‍‍​‌‍‌‌‌‍ ​‌ ​ ‌‍‌‌‌‍​‌‌ ​​‌‍‍‌‌‍‌‌‌ ​‍‌ ​ ​‍ ‍‌ ​ ‌‍​‌‌‍ ‍‌‍‍‌‌ ‌​‌ ‍‌​‍ ‍‌ ​ ‌ ‌​‌ ‌‌‌‍‌​‌‍‍‌‌‍ ​‍‌‍‌‍‍‌‌‍‌​​ ‌‌‍‌‍‌‍ ‌‍ ‌ ‌​‌‍‌‌‌ ​‍​‍‌‍‌ ‌​‌ ‍‌‌ ​​‌‍‌‌​ ‌‌‍‌‍‌‍ ‌‍ ‌ ‌​‌‍‌‌‌ ​‍​‍‌‍‌ ​​‌‍​‌‌ ‌​‌‍‍​​ ‌‌‍​ ‌‍ ‌‍ ​‌ ‌‌‌‍ ‌‌‍ ‍‌ ​ ​‍‌‌​ ‌‌‌​​‍‌‌ ‌‍‍ ‌‍‌‌‌ ‍‌​‍‌‌​ ​ ‌​‌​​‍‌‌​ ​ ‌​‌​​‍‌‌​ ​‍​ ​‍‌‍‌‌‌‍​‍​ ​‍​ ‍​‌‍​ ​ ‌‌‌‍​ ‌‍​ ‌‍‌‌‌‍​‍‌‍​‌​ ​‌​‍‌‌​ ​‍​ ​‍​‍‌‌​ ‌‌‌​‌​​‍ ‍‌‍ ​‌‍‍‌‌‍ ‍‌‍‍ ‌ ​ ​‍‌‌​ ‌‌‌​​‍‌‌ ‌‍‍ ‌‍‌‌‌ ‍‌​‍‌‌​ ​ ‌​‌​​‍‌‌​ ​ ‌​‌​​‍‌‌​ ​‍​ ​‍​ ​‌​ ​ ​ ​‌‌‍​‍​ ​​​ ​‌‌‍​‌​ ‌ ​ ​‍​ ​‍​ ‌‍​ ‌​​‍‌‌​ ​‍​ ​‍​‍‌‌​ ‌‌‌​‌​​‍ ‍‌‍ ‍‌‍​‌‌‍ ‌‌‍‌‌​‍‌‍‌ ​​‌‍‌‌‌ ​‍‌ ​ ‌ ​​‌‍‌‌‌‍​ ‌ ‌​‌‍‍‌‌ ‌‍‌‍‌‌​ ‌‌ ​​‌ ‌‌‌‍​‍‌‍ ​‌‍‍‌‌ ​ ‌‍‍​‌‍‌‌‌‍‌​​‍​‍‌ ‌
Field House Brooklyn​​​​‌ ‍ ​‍​‍‌‍ ‌ ​‍‌‍‍‌‌‍‌ ‌‍‍‌‌‍ ‍​‍​‍​ ‍‍​‍​‍‌ ​ ‌‍​‌‌‍ ‍‌‍‍‌‌ ‌​‌ ‍‌​‍ ‍‌‍‍‌‌‍ ​‍​‍​‍ ​​‍​‍‌‍‍​‌ ​‍‌‍‌‌‌‍‌‍​‍​‍​ ‍‍​‍​‍‌‍‍​‌ ‌​‌ ‌​‌ ​​‌ ​ ​ ‍‍​‍ ​‍ ‌‍​ ‌‍‍​‌‍‌‌‌‍ ​‌ ​ ‌‍‌‌‌‍​‌‌ ​​‌‍‍‌‌‍‌‌‌ ​‍‌ ​ ​‍ ‍‌ ​ ‌‍​‌‌‍ ‍‌‍‍‌‌ ‌​‌ ‍‌​‍ ‍‌ ​ ‌ ‌​‌ ‌‌‌‍‌​‌‍‍‌‌‍ ​‍ ‌‍‍‌‌‍ ‍‌ ‌​‌‍‌‌‌‍ ‍‌ ‌​​‍ ‌‍‌‌‌‍‌​‌‍‍‌‌ ‌​​‍ ‌‍ ‌‌‍ ‌‍‌​‌‍‌‌​ ‌‌ ​​‌ ​‍‌‍‌‌‌ ​ ‌‍‌‌‌‍ ‍‌ ‌​‌‍​‌‌ ‌​‌‍‍‌‌‍ ‌‍ ‍​ ‍ ‌‍‍‌‌‍‌​​ ‌‌‍‌‍‌‍ ‌‍ ‌ ‌​‌‍‌‌‌ ​‍​ ‍ ‌ ‌​‌ ‍‌‌ ​​‌‍‌‌​ ‌‌‍‌‍‌‍ ‌‍ ‌ ‌​‌‍‌‌‌ ​‍​ ‍ ‌ ​​‌‍​‌‌ ‌​‌‍‍​​ ‌‌‍​ ‌‍ ‌‍ ​‌ ‌‌‌‍ ‌‌‍ ‍‌ ​ ​‍‌‌​ ‌‌‌​​‍‌‌ ‌‍‍ ‌‍‌‌‌ ‍‌​‍‌‌​ ​ ‌​‌​​‍‌‌​ ​ ‌​‌​​‍‌‌​ ​‍​ ​‍‌‍‌‌‌‍​‍​ ​‍​ ‍​‌‍​ ​ ‌‌‌‍​ ‌‍​ ‌‍‌‌‌‍​‍‌‍​‌​ ​‌​‍‌‌​ ​‍​ ​‍​‍‌‌​ ‌‌‌​‌​​‍ ‍‌‍ ​‌‍‍‌‌‍ ‍‌‍‍ ‌ ​ ​‍‌‌​ ‌‌‌​​‍‌‌ ‌‍‍ ‌‍‌‌‌ ‍‌​‍‌‌​ ​ ‌​‌​​‍‌‌​ ​ ‌​‌​​‍‌‌​ ​‍​ ​‍​ ‌‍​ ‍​​ ‌ ‌‍‌​​ ​‌​ ​‍​ ‌‌​ ‌‍​ ​‍​ ​‌‌‍​ ​ ​‌​‍‌‌​ ​‍​ ​‍​‍‌‌​ ‌‌‌​‌​​‍ ‍‌‍ ‍‌‍​‌‌‍ ‌‌‍‌‌​ ‌‍​‍‌‍​‌‌ ​ ‌‍‌‌‌‌‌‌‌ ​‍‌‍ ​​ ‌‌‍‍​‌ ‌​‌ ‌​‌ ​​‌ ​ ​‍‌‌​ ​ ‌​​‌​‍‌‌​ ​‍‌​‌‍​‍‌‌​ ​‍‌​‌‍‌‍​ ‌‍‍​‌‍‌‌‌‍ ​‌ ​ ‌‍‌‌‌‍​‌‌ ​​‌‍‍‌‌‍‌‌‌ ​‍‌ ​ ​‍ ‍‌ ​ ‌‍​‌‌‍ ‍‌‍‍‌‌ ‌​‌ ‍‌​‍ ‍‌ ​ ‌ ‌​‌ ‌‌‌‍‌​‌‍‍‌‌‍ ​‍‌‍‌‍‍‌‌‍‌​​ ‌‌‍‌‍‌‍ ‌‍ ‌ ‌​‌‍‌‌‌ ​‍​‍‌‍‌ ‌​‌ ‍‌‌ ​​‌‍‌‌​ ‌‌‍‌‍‌‍ ‌‍ ‌ ‌​‌‍‌‌‌ ​‍​‍‌‍‌ ​​‌‍​‌‌ ‌​‌‍‍​​ ‌‌‍​ ‌‍ ‌‍ ​‌ ‌‌‌‍ ‌‌‍ ‍‌ ​ ​‍‌‌​ ‌‌‌​​‍‌‌ ‌‍‍ ‌‍‌‌‌ ‍‌​‍‌‌​ ​ ‌​‌​​‍‌‌​ ​ ‌​‌​​‍‌‌​ ​‍​ ​‍‌‍‌‌‌‍​‍​ ​‍​ ‍​‌‍​ ​ ‌‌‌‍​ ‌‍​ ‌‍‌‌‌‍​‍‌‍​‌​ ​‌​‍‌‌​ ​‍​ ​‍​‍‌‌​ ‌‌‌​‌​​‍ ‍‌‍ ​‌‍‍‌‌‍ ‍‌‍‍ ‌ ​ ​‍‌‌​ ‌‌‌​​‍‌‌ ‌‍‍ ‌‍‌‌‌ ‍‌​‍‌‌​ ​ ‌​‌​​‍‌‌​ ​ ‌​‌​​‍‌‌​ ​‍​ ​‍​ ‌‍​ ‍​​ ‌ ‌‍‌​​ ​‌​ ​‍​ ‌‌​ ‌‍​ ​‍​ ​‌‌‍​ ​ ​‌​‍‌‌​ ​‍​ ​‍​‍‌‌​ ‌‌‌​‌​​‍ ‍‌‍ ‍‌‍​‌‌‍ ‌‌‍‌‌​‍‌‍‌ ​​‌‍‌‌‌ ​‍‌ ​ ‌ ​​‌‍‌‌‌‍​ ‌ ‌​‌‍‍‌‌ ‌‍‌‍‌‌​ ‌‌ ​​‌ ‌‌‌‍​‍‌‍ ​‌‍‍‌‌ ​ ‌‍‍​‌‍‌‌‌‍‌​​‍​‍‌ ‌
Sky Rink​​​​‌ ‍ ​‍​‍‌‍ ‌ ​‍‌‍‍‌‌‍‌ ‌‍‍‌‌‍ ‍​‍​‍​ ‍‍​‍​‍‌ ​ ‌‍​‌‌‍ ‍‌‍‍‌‌ ‌​‌ ‍‌​‍ ‍‌‍‍‌‌‍ ​‍​‍​‍ ​​‍​‍‌‍‍​‌ ​‍‌‍‌‌‌‍‌‍​‍​‍​ ‍‍​‍​‍‌‍‍​‌ ‌​‌ ‌​‌ ​​‌ ​ ​ ‍‍​‍ ​‍ ‌‍​ ‌‍‍​‌‍‌‌‌‍ ​‌ ​ ‌‍‌‌‌‍​‌‌ ​​‌‍‍‌‌‍‌‌‌ ​‍‌ ​ ​‍ ‍‌ ​ ‌‍​‌‌‍ ‍‌‍‍‌‌ ‌​‌ ‍‌​‍ ‍‌ ​ ‌ ‌​‌ ‌‌‌‍‌​‌‍‍‌‌‍ ​‍ ‌‍‍‌‌‍ ‍‌ ‌​‌‍‌‌‌‍ ‍‌ ‌​​‍ ‌‍‌‌‌‍‌​‌‍‍‌‌ ‌​​‍ ‌‍ ‌‌‍ ‌‍‌​‌‍‌‌​ ‌‌ ​​‌ ​‍‌‍‌‌‌ ​ ‌‍‌‌‌‍ ‍‌ ‌​‌‍​‌‌ ‌​‌‍‍‌‌‍ ‌‍ ‍​ ‍ ‌‍‍‌‌‍‌​​ ‌‌‍‌‍‌‍ ‌‍ ‌ ‌​‌‍‌‌‌ ​‍​ ‍ ‌ ‌​‌ ‍‌‌ ​​‌‍‌‌​ ‌‌‍‌‍‌‍ ‌‍ ‌ ‌​‌‍‌‌‌ ​‍​ ‍ ‌ ​​‌‍​‌‌ ‌​‌‍‍​​ ‌‌‍​ ‌‍ ‌‍ ​‌ ‌‌‌‍ ‌‌‍ ‍‌ ​ ​‍‌‌​ ‌‌‌​​‍‌‌ ‌‍‍ ‌‍‌‌‌ ‍‌​‍‌‌​ ​ ‌​‌​​‍‌‌​ ​ ‌​‌​​‍‌‌​ ​‍​ ​‍‌‍‌‌‌‍​‍​ ​‍​ ‍​‌‍​ ​ ‌‌‌‍​ ‌‍​ ‌‍‌‌‌‍​‍‌‍​‌​ ​‌​‍‌‌​ ​‍​ ​‍​‍‌‌​ ‌‌‌​‌​​‍ ‍‌‍ ​‌‍‍‌‌‍ ‍‌‍‍ ‌ ​ ​‍‌‌​ ‌‌‌​​‍‌‌ ‌‍‍ ‌‍‌‌‌ ‍‌​‍‌‌​ ​ ‌​‌​​‍‌‌​ ​ ‌​‌​​‍‌‌​ ​‍​ ​‍​ ‌​​ ‌ ‌‍‌‍‌‍‌‍​ ​​​ ‌‍​ ‌‌​ ‌​‌‍‌​‌‍‌​​ ​‌‌‍​‍​‍‌‌​ ​‍​ ​‍​‍‌‌​ ‌‌‌​‌​​‍ ‍‌‍ ‍‌‍​‌‌‍ ‌‌‍‌‌​ ‌‍​‍‌‍​‌‌ ​ ‌‍‌‌‌‌‌‌‌ ​‍‌‍ ​​ ‌‌‍‍​‌ ‌​‌ ‌​‌ ​​‌ ​ ​‍‌‌​ ​ ‌​​‌​‍‌‌​ ​‍‌​‌‍​‍‌‌​ ​‍‌​‌‍‌‍​ ‌‍‍​‌‍‌‌‌‍ ​‌ ​ ‌‍‌‌‌‍​‌‌ ​​‌‍‍‌‌‍‌‌‌ ​‍‌ ​ ​‍ ‍‌ ​ ‌‍​‌‌‍ ‍‌‍‍‌‌ ‌​‌ ‍‌​‍ ‍‌ ​ ‌ ‌​‌ ‌‌‌‍‌​‌‍‍‌‌‍ ​‍‌‍‌‍‍‌‌‍‌​​ ‌‌‍‌‍‌‍ ‌‍ ‌ ‌​‌‍‌‌‌ ​‍​‍‌‍‌ ‌​‌ ‍‌‌ ​​‌‍‌‌​ ‌‌‍‌‍‌‍ ‌‍ ‌ ‌​‌‍‌‌‌ ​‍​‍‌‍‌ ​​‌‍​‌‌ ‌​‌‍‍​​ ‌‌‍​ ‌‍ ‌‍ ​‌ ‌‌‌‍ ‌‌‍ ‍‌ ​ ​‍‌‌​ ‌‌‌​​‍‌‌ ‌‍‍ ‌‍‌‌‌ ‍‌​‍‌‌​ ​ ‌​‌​​‍‌‌​ ​ ‌​‌​​‍‌‌​ ​‍​ ​‍‌‍‌‌‌‍​‍​ ​‍​ ‍​‌‍​ ​ ‌‌‌‍​ ‌‍​ ‌‍‌‌‌‍​‍‌‍​‌​ ​‌​‍‌‌​ ​‍​ ​‍​‍‌‌​ ‌‌‌​‌​​‍ ‍‌‍ ​‌‍‍‌‌‍ ‍‌‍‍ ‌ ​ ​‍‌‌​ ‌‌‌​​‍‌‌ ‌‍‍ ‌‍‌‌‌ ‍‌​‍‌‌​ ​ ‌​‌​​‍‌‌​ ​ ‌​‌​​‍‌‌​ ​‍​ ​‍​ ‌​​ ‌ ‌‍‌‍‌‍‌‍​ ​​​ ‌‍​ ‌‌​ ‌​‌‍‌​‌‍‌​​ ​‌‌‍​‍​‍‌‌​ ​‍​ ​‍​‍‌‌​ ‌‌‌​‌​​‍ ‍‌‍ ‍‌‍​‌‌‍ ‌‌‍‌‌​‍‌‍‌ ​​‌‍‌‌‌ ​‍‌ ​ ‌ ​​‌‍‌‌‌‍​ ‌ ‌​‌‍‍‌‌ ‌‍‌‍‌‌​ ‌‌ ​​‌ ‌‌‌‍​‍‌‍ ​‌‍‍‌‌ ​ ‌‍‍​‌‍‌‌‌‍‌​​‍​‍‌ ‌
Swim​​​​‌ ‍ ​‍​‍‌‍ ‌ ​‍‌‍‍‌‌‍‌ ‌‍‍‌‌‍ ‍​‍​‍​ ‍‍​‍​‍‌ ​ ‌‍​‌‌‍ ‍‌‍‍‌‌ ‌​‌ ‍‌​‍ ‍‌‍‍‌‌‍ ​‍​‍​‍ ​​‍​‍‌‍‍​‌ ​‍‌‍‌‌‌‍‌‍​‍​‍​ ‍‍​‍​‍‌‍‍​‌ ‌​‌ ‌​‌ ​​‌ ​ ​ ‍‍​‍ ​‍ ‌‍​ ‌‍‍​‌‍‌‌‌‍ ​‌ ​ ‌‍‌‌‌‍​‌‌ ​​‌‍‍‌‌‍‌‌‌ ​‍‌ ​ ​‍ ‍‌ ​ ‌‍​‌‌‍ ‍‌‍‍‌‌ ‌​‌ ‍‌​‍ ‍‌ ​ ‌ ‌​‌ ‌‌‌‍‌​‌‍‍‌‌‍ ​‍ ‌‍‍‌‌‍ ‍‌ ‌​‌‍‌‌‌‍ ‍‌ ‌​​‍ ‌‍‌‌‌‍‌​‌‍‍‌‌ ‌​​‍ ‌‍ ‌‌‍ ‌‍‌​‌‍‌‌​ ‌‌ ​​‌ ​‍‌‍‌‌‌ ​ ‌‍‌‌‌‍ ‍‌ ‌​‌‍​‌‌ ‌​‌‍‍‌‌‍ ‌‍ ‍​ ‍ ‌‍‍‌‌‍‌​​ ‌‌‍‌‍‌‍ ‌‍ ‌ ‌​‌‍‌‌‌ ​‍​ ‍ ‌ ‌​‌ ‍‌‌ ​​‌‍‌‌​ ‌‌‍‌‍‌‍ ‌‍ ‌ ‌​‌‍‌‌‌ ​‍​ ‍ ‌ ​​‌‍​‌‌ ‌​‌‍‍​​ ‌‌‍​ ‌‍ ‌‍ ​‌ ‌‌‌‍ ‌‌‍ ‍‌ ​ ​‍‌‌​ ‌‌‌​​‍‌‌ ‌‍‍ ‌‍‌‌‌ ‍‌​‍‌‌​ ​ ‌​‌​​‍‌‌​ ​ ‌​‌​​‍‌‌​ ​‍​ ​‍‌‍‌‌‌‍​‍​ ​‍​ ‍​‌‍​ ​ ‌‌‌‍​ ‌‍​ ‌‍‌‌‌‍​‍‌‍​‌​ ​‌​‍‌‌​ ​‍​ ​‍​‍‌‌​ ‌‌‌​‌​​‍ ‍‌‍ ​‌‍‍‌‌‍ ‍‌‍‍ ‌ ​ ​‍‌‌​ ‌‌‌​​‍‌‌ ‌‍‍ ‌‍‌‌‌ ‍‌​‍‌‌​ ​ ‌​‌​​‍‌‌​ ​ ‌​‌​​‍‌‌​ ​‍​ ​‍‌‍‌‍‌‍‌‍​ ​​​ ‌‌​ ‌‌​ ‌​​ ​‍‌‍​ ​ ​‌​ ​ ‌‍​ ‌‍​‌‌‍​ ‌‍‌‌​ ‌‍​ ​‌​ ​ ‌‍​ ‌‍​‍​ ‌​​ ‍​‌‍‌​​ ‍​​ ‌‍​ ‌‌‌‍​‍​ ‌​​ ‌​​ ​‌​ ‍‌​ ‍‌‌‍​ ​‍‌‌​ ​‍​ ​‍​‍‌‌​ ‌‌‌​‌​​‍ ‍‌‍ ‍‌‍​‌‌‍ ‌‌‍‌‌​ ‌‍​‍‌‍​‌‌ ​ ‌‍‌‌‌‌‌‌‌ ​‍‌‍ ​​ ‌‌‍‍​‌ ‌​‌ ‌​‌ ​​‌ ​ ​‍‌‌​ ​ ‌​​‌​‍‌‌​ ​‍‌​‌‍​‍‌‌​ ​‍‌​‌‍‌‍​ ‌‍‍​‌‍‌‌‌‍ ​‌ ​ ‌‍‌‌‌‍​‌‌ ​​‌‍‍‌‌‍‌‌‌ ​‍‌ ​ ​‍ ‍‌ ​ ‌‍​‌‌‍ ‍‌‍‍‌‌ ‌​‌ ‍‌​‍ ‍‌ ​ ‌ ‌​‌ ‌‌‌‍‌​‌‍‍‌‌‍ ​‍‌‍‌‍‍‌‌‍‌​​ ‌‌‍‌‍‌‍ ‌‍ ‌ ‌​‌‍‌‌‌ ​‍​‍‌‍‌ ‌​‌ ‍‌‌ ​​‌‍‌‌​ ‌‌‍‌‍‌‍ ‌‍ ‌ ‌​‌‍‌‌‌ ​‍​‍‌‍‌ ​​‌‍​‌‌ ‌​‌‍‍​​ ‌‌‍​ ‌‍ ‌‍ ​‌ ‌‌‌‍ ‌‌‍ ‍‌ ​ ​‍‌‌​ ‌‌‌​​‍‌‌ ‌‍‍ ‌‍‌‌‌ ‍‌​‍‌‌​ ​ ‌​‌​​‍‌‌​ ​ ‌​‌​​‍‌‌​ ​‍​ ​‍‌‍‌‌‌‍​‍​ ​‍​ ‍​‌‍​ ​ ‌‌‌‍​ ‌‍​ ‌‍‌‌‌‍​‍‌‍​‌​ ​‌​‍‌‌​ ​‍​ ​‍​‍‌‌​ ‌‌‌​‌​​‍ ‍‌‍ ​‌‍‍‌‌‍ ‍‌‍‍ ‌ ​ ​‍‌‌​ ‌‌‌​​‍‌‌ ‌‍‍ ‌‍‌‌‌ ‍‌​‍‌‌​ ​ ‌​‌​​‍‌‌​ ​ ‌​‌​​‍‌‌​ ​‍​ ​‍‌‍‌‍‌‍‌‍​ ​​​ ‌‌​ ‌‌​ ‌​​ ​‍‌‍​ ​ ​‌​ ​ ‌‍​ ‌‍​‌‌‍​ ‌‍‌‌​ ‌‍​ ​‌​ ​ ‌‍​ ‌‍​‍​ ‌​​ ‍​‌‍‌​​ ‍​​ ‌‍​ ‌‌‌‍​‍​ ‌​​ ‌​​ ​‌​ ‍‌​ ‍‌‌‍​ ​‍‌‌​ ​‍​ ​‍​‍‌‌​ ‌‌‌​‌​​‍ ‍‌‍ ‍‌‍​‌‌‍ ‌‌‍‌‌​‍‌‍‌ ​​‌‍‌‌‌ ​‍‌ ​ ‌ ​​‌‍‌‌‌‍​ ‌ ‌​‌‍‍‌‌ ‌‍‌‍‌‌​ ‌‌ ​​‌ ‌‌‌‍​‍‌‍ ​‌‍‍‌‌ ​ ‌‍‍​‌‍‌‌‌‍‌​​‍​‍‌ ‌
Golf Club​​​​‌ ‍ ​‍​‍‌‍ ‌ ​‍‌‍‍‌‌‍‌ ‌‍‍‌‌‍ ‍​‍​‍​ ‍‍​‍​‍‌ ​ ‌‍​‌‌‍ ‍‌‍‍‌‌ ‌​‌ ‍‌​‍ ‍‌‍‍‌‌‍ ​‍​‍​‍ ​​‍​‍‌‍‍​‌ ​‍‌‍‌‌‌‍‌‍​‍​‍​ ‍‍​‍​‍‌‍‍​‌ ‌​‌ ‌​‌ ​​‌ ​ ​ ‍‍​‍ ​‍ ‌‍​ ‌‍‍​‌‍‌‌‌‍ ​‌ ​ ‌‍‌‌‌‍​‌‌ ​​‌‍‍‌‌‍‌‌‌ ​‍‌ ​ ​‍ ‍‌ ​ ‌‍​‌‌‍ ‍‌‍‍‌‌ ‌​‌ ‍‌​‍ ‍‌ ​ ‌ ‌​‌ ‌‌‌‍‌​‌‍‍‌‌‍ ​‍ ‌‍‍‌‌‍ ‍‌ ‌​‌‍‌‌‌‍ ‍‌ ‌​​‍ ‌‍‌‌‌‍‌​‌‍‍‌‌ ‌​​‍ ‌‍ ‌‌‍ ‌‍‌​‌‍‌‌​ ‌‌ ​​‌ ​‍‌‍‌‌‌ ​ ‌‍‌‌‌‍ ‍‌ ‌​‌‍​‌‌ ‌​‌‍‍‌‌‍ ‌‍ ‍​ ‍ ‌‍‍‌‌‍‌​​ ‌‌‍‌‍‌‍ ‌‍ ‌ ‌​‌‍‌‌‌ ​‍​ ‍ ‌ ‌​‌ ‍‌‌ ​​‌‍‌‌​ ‌‌‍‌‍‌‍ ‌‍ ‌ ‌​‌‍‌‌‌ ​‍​ ‍ ‌ ​​‌‍​‌‌ ‌​‌‍‍​​ ‌‌‍​ ‌‍ ‌‍ ​‌ ‌‌‌‍ ‌‌‍ ‍‌ ​ ​‍‌‌​ ‌‌‌​​‍‌‌ ‌‍‍ ‌‍‌‌‌ ‍‌​‍‌‌​ ​ ‌​‌​​‍‌‌​ ​ ‌​‌​​‍‌‌​ ​‍​ ​‍‌‍‌‌‌‍​‍​ ​‍​ ‍​‌‍​ ​ ‌‌‌‍​ ‌‍​ ‌‍‌‌‌‍​‍‌‍​‌​ ​‌​‍‌‌​ ​‍​ ​‍​‍‌‌​ ‌‌‌​‌​​‍ ‍‌‍ ​‌‍‍‌‌‍ ‍‌‍‍ ‌ ​ ​‍‌‌​ ‌‌‌​​‍‌‌ ‌‍‍ ‌‍‌‌‌ ‍‌​‍‌‌​ ​ ‌​‌​​‍‌‌​ ​ ‌​‌​​‍‌‌​ ​‍​ ​‍​ ‌​‌‍‌‌​ ‌‍‌‍‌​​ ​‍​ ‌‍​ ​‍‌‍‌‍‌‍​‌‌‍​ ‌‍​ ‌‍​ ​‍‌‌​ ​‍​ ​‍​‍‌‌​ ‌‌‌​‌​​‍ ‍‌‍ ‍‌‍​‌‌‍ ‌‌‍‌‌​ ‌‍​‍‌‍​‌‌ ​ ‌‍‌‌‌‌‌‌‌ ​‍‌‍ ​​ ‌‌‍‍​‌ ‌​‌ ‌​‌ ​​‌ ​ ​‍‌‌​ ​ ‌​​‌​‍‌‌​ ​‍‌​‌‍​‍‌‌​ ​‍‌​‌‍‌‍​ ‌‍‍​‌‍‌‌‌‍ ​‌ ​ ‌‍‌‌‌‍​‌‌ ​​‌‍‍‌‌‍‌‌‌ ​‍‌ ​ ​‍ ‍‌ ​ ‌‍​‌‌‍ ‍‌‍‍‌‌ ‌​‌ ‍‌​‍ ‍‌ ​ ‌ ‌​‌ ‌‌‌‍‌​‌‍‍‌‌‍ ​‍‌‍‌‍‍‌‌‍‌​​ ‌‌‍‌‍‌‍ ‌‍ ‌ ‌​‌‍‌‌‌ ​‍​‍‌‍‌ ‌​‌ ‍‌‌ ​​‌‍‌‌​ ‌‌‍‌‍‌‍ ‌‍ ‌ ‌​‌‍‌‌‌ ​‍​‍‌‍‌ ​​‌‍​‌‌ ‌​‌‍‍​​ ‌‌‍​ ‌‍ ‌‍ ​‌ ‌‌‌‍ ‌‌‍ ‍‌ ​ ​‍‌‌​ ‌‌‌​​‍‌‌ ‌‍‍ ‌‍‌‌‌ ‍‌​‍‌‌​ ​ ‌​‌​​‍‌‌​ ​ ‌​‌​​‍‌‌​ ​‍​ ​‍‌‍‌‌‌‍​‍​ ​‍​ ‍​‌‍​ ​ ‌‌‌‍​ ‌‍​ ‌‍‌‌‌‍​‍‌‍​‌​ ​‌​‍‌‌​ ​‍​ ​‍​‍‌‌​ ‌‌‌​‌​​‍ ‍‌‍ ​‌‍‍‌‌‍ ‍‌‍‍ ‌ ​ ​‍‌‌​ ‌‌‌​​‍‌‌ ‌‍‍ ‌‍‌‌‌ ‍‌​‍‌‌​ ​ ‌​‌​​‍‌‌​ ​ ‌​‌​​‍‌‌​ ​‍​ ​‍​ ‌​‌‍‌‌​ ‌‍‌‍‌​​ ​‍​ ‌‍​ ​‍‌‍‌‍‌‍​‌‌‍​ ‌‍​ ‌‍​ ​‍‌‌​ ​‍​ ​‍​‍‌‌​ ‌‌‌​‌​​‍ ‍‌‍ ‍‌‍​‌‌‍ ‌‌‍‌‌​‍‌‍‌ ​​‌‍‌‌‌ ​‍‌ ​ ‌ ​​‌‍‌‌‌‍​ ‌ ‌​‌‍‍‌‌ ‌‍‌‍‌‌​ ‌‌ ​​‌ ‌‌‌‍​‍‌‍ ​‌‍‍‌‌ ​ ‌‍‍​‌‍‌‌‌‍‌​​‍​‍‌ ‌
Athletic Club​​​​‌ ‍ ​‍​‍‌‍ ‌ ​‍‌‍‍‌‌‍‌ ‌‍‍‌‌‍ ‍​‍​‍​ ‍‍​‍​‍‌ ​ ‌‍​‌‌‍ ‍‌‍‍‌‌ ‌​‌ ‍‌​‍ ‍‌‍‍‌‌‍ ​‍​‍​‍ ​​‍​‍‌‍‍​‌ ​‍‌‍‌‌‌‍‌‍​‍​‍​ ‍‍​‍​‍‌‍‍​‌ ‌​‌ ‌​‌ ​​‌ ​ ​ ‍‍​‍ ​‍ ‌‍​ ‌‍‍​‌‍‌‌‌‍ ​‌ ​ ‌‍‌‌‌‍​‌‌ ​​‌‍‍‌‌‍‌‌‌ ​‍‌ ​ ​‍ ‍‌ ​ ‌‍​‌‌‍ ‍‌‍‍‌‌ ‌​‌ ‍‌​‍ ‍‌ ​ ‌ ‌​‌ ‌‌‌‍‌​‌‍‍‌‌‍ ​‍ ‌‍‍‌‌‍ ‍‌ ‌​‌‍‌‌‌‍ ‍‌ ‌​​‍ ‌‍‌‌‌‍‌​‌‍‍‌‌ ‌​​‍ ‌‍ ‌‌‍ ‌‍‌​‌‍‌‌​ ‌‌ ​​‌ ​‍‌‍‌‌‌ ​ ‌‍‌‌‌‍ ‍‌ ‌​‌‍​‌‌ ‌​‌‍‍‌‌‍ ‌‍ ‍​ ‍ ‌‍‍‌‌‍‌​​ ‌‌‍‌‍‌‍ ‌‍ ‌ ‌​‌‍‌‌‌ ​‍​ ‍ ‌ ‌​‌ ‍‌‌ ​​‌‍‌‌​ ‌‌‍‌‍‌‍ ‌‍ ‌ ‌​‌‍‌‌‌ ​‍​ ‍ ‌ ​​‌‍​‌‌ ‌​‌‍‍​​ ‌‌‍​ ‌‍ ‌‍ ​‌ ‌‌‌‍ ‌‌‍ ‍‌ ​ ​‍‌‌​ ‌‌‌​​‍‌‌ ‌‍‍ ‌‍‌‌‌ ‍‌​‍‌‌​ ​ ‌​‌​​‍‌‌​ ​ ‌​‌​​‍‌‌​ ​‍​ ​‍‌‍‌‌‌‍​‍​ ​‍​ ‍​‌‍​ ​ ‌‌‌‍​ ‌‍​ ‌‍‌‌‌‍​‍‌‍​‌​ ​‌​‍‌‌​ ​‍​ ​‍​‍‌‌​ ‌‌‌​‌​​‍ ‍‌‍ ​‌‍‍‌‌‍ ‍‌‍‍ ‌ ​ ​‍‌‌​ ‌‌‌​​‍‌‌ ‌‍‍ ‌‍‌‌‌ ‍‌​‍‌‌​ ​ ‌​‌​​‍‌‌​ ​ ‌​‌​​‍‌‌​ ​‍​ ​‍​ ‍​‌‍​‌​ ​ ​ ‌​‌‍​‌​ ‌ ‌‍‌​‌‍​‌​ ​ ​ ‍​‌‍‌‌‌‍​ ​‍‌‌​ ​‍​ ​‍​‍‌‌​ ‌‌‌​‌​​‍ ‍‌‍ ‍‌‍​‌‌‍ ‌‌‍‌‌​ ‌‍​‍‌‍​‌‌ ​ ‌‍‌‌‌‌‌‌‌ ​‍‌‍ ​​ ‌‌‍‍​‌ ‌​‌ ‌​‌ ​​‌ ​ ​‍‌‌​ ​ ‌​​‌​‍‌‌​ ​‍‌​‌‍​‍‌‌​ ​‍‌​‌‍‌‍​ ‌‍‍​‌‍‌‌‌‍ ​‌ ​ ‌‍‌‌‌‍​‌‌ ​​‌‍‍‌‌‍‌‌‌ ​‍‌ ​ ​‍ ‍‌ ​ ‌‍​‌‌‍ ‍‌‍‍‌‌ ‌​‌ ‍‌​‍ ‍‌ ​ ‌ ‌​‌ ‌‌‌‍‌​‌‍‍‌‌‍ ​‍‌‍‌‍‍‌‌‍‌​​ ‌‌‍‌‍‌‍ ‌‍ ‌ ‌​‌‍‌‌‌ ​‍​‍‌‍‌ ‌​‌ ‍‌‌ ​​‌‍‌‌​ ‌‌‍‌‍‌‍ ‌‍ ‌ ‌​‌‍‌‌‌ ​‍​‍‌‍‌ ​​‌‍​‌‌ ‌​‌‍‍​​ ‌‌‍​ ‌‍ ‌‍ ​‌ ‌‌‌‍ ‌‌‍ ‍‌ ​ ​‍‌‌​ ‌‌‌​​‍‌‌ ‌‍‍ ‌‍‌‌‌ ‍‌​‍‌‌​ ​ ‌​‌​​‍‌‌​ ​ ‌​‌​​‍‌‌​ ​‍​ ​‍‌‍‌‌‌‍​‍​ ​‍​ ‍​‌‍​ ​ ‌‌‌‍​ ‌‍​ ‌‍‌‌‌‍​‍‌‍​‌​ ​‌​‍‌‌​ ​‍​ ​‍​‍‌‌​ ‌‌‌​‌​​‍ ‍‌‍ ​‌‍‍‌‌‍ ‍‌‍‍ ‌ ​ ​‍‌‌​ ‌‌‌​​‍‌‌ ‌‍‍ ‌‍‌‌‌ ‍‌​‍‌‌​ ​ ‌​‌​​‍‌‌​ ​ ‌​‌​​‍‌‌​ ​‍​ ​‍​ ‍​‌‍​‌​ ​ ​ ‌​‌‍​‌​ ‌ ‌‍‌​‌‍​‌​ ​ ​ ‍​‌‍‌‌‌‍​ ​‍‌‌​ ​‍​ ​‍​‍‌‌​ ‌‌‌​‌​​‍ ‍‌‍ ‍‌‍​‌‌‍ ‌‌‍‌‌​‍‌‍‌ ​​‌‍‌‌‌ ​‍‌ ​ ‌ ​​‌‍‌‌‌‍​ ‌ ‌​‌‍‍‌‌ ‌‍‌‍‌‌​ ‌‌ ​​‌ ‌‌‌‍​‍‌‍ ​‌‍‍‌‌ ​ ‌‍‍​‌‍‌‌‌‍‌​​‍​‍‌ ‌
Marina​​​​‌ ‍ ​‍​‍‌‍ ‌ ​‍‌‍‍‌‌‍‌ ‌‍‍‌‌‍ ‍​‍​‍​ ‍‍​‍​‍‌ ​ ‌‍​‌‌‍ ‍‌‍‍‌‌ ‌​‌ ‍‌​‍ ‍‌‍‍‌‌‍ ​‍​‍​‍ ​​‍​‍‌‍‍​‌ ​‍‌‍‌‌‌‍‌‍​‍​‍​ ‍‍​‍​‍‌‍‍​‌ ‌​‌ ‌​‌ ​​‌ ​ ​ ‍‍​‍ ​‍ ‌‍​ ‌‍‍​‌‍‌‌‌‍ ​‌ ​ ‌‍‌‌‌‍​‌‌ ​​‌‍‍‌‌‍‌‌‌ ​‍‌ ​ ​‍ ‍‌ ​ ‌‍​‌‌‍ ‍‌‍‍‌‌ ‌​‌ ‍‌​‍ ‍‌ ​ ‌ ‌​‌ ‌‌‌‍‌​‌‍‍‌‌‍ ​‍ ‌‍‍‌‌‍ ‍‌ ‌​‌‍‌‌‌‍ ‍‌ ‌​​‍ ‌‍‌‌‌‍‌​‌‍‍‌‌ ‌​​‍ ‌‍ ‌‌‍ ‌‍‌​‌‍‌‌​ ‌‌ ​​‌ ​‍‌‍‌‌‌ ​ ‌‍‌‌‌‍ ‍‌ ‌​‌‍​‌‌ ‌​‌‍‍‌‌‍ ‌‍ ‍​ ‍ ‌‍‍‌‌‍‌​​ ‌‌‍‌‍‌‍ ‌‍ ‌ ‌​‌‍‌‌‌ ​‍​ ‍ ‌ ‌​‌ ‍‌‌ ​​‌‍‌‌​ ‌‌‍‌‍‌‍ ‌‍ ‌ ‌​‌‍‌‌‌ ​‍​ ‍ ‌ ​​‌‍​‌‌ ‌​‌‍‍​​ ‌‌‍​ ‌‍ ‌‍ ​‌ ‌‌‌‍ ‌‌‍ ‍‌ ​ ​‍‌‌​ ‌‌‌​​‍‌‌ ‌‍‍ ‌‍‌‌‌ ‍‌​‍‌‌​ ​ ‌​‌​​‍‌‌​ ​ ‌​‌​​‍‌‌​ ​‍​ ​‍‌‍‌‌‌‍​‍​ ​‍​ ‍​‌‍​ ​ ‌‌‌‍​ ‌‍​ ‌‍‌‌‌‍​‍‌‍​‌​ ​‌​‍‌‌​ ​‍​ ​‍​‍‌‌​ ‌‌‌​‌​​‍ ‍‌‍ ​‌‍‍‌‌‍ ‍‌‍‍ ‌ ​ ​‍‌‌​ ‌‌‌​​‍‌‌ ‌‍‍ ‌‍‌‌‌ ‍‌​‍‌‌​ ​ ‌​‌​​‍‌‌​ ​ ‌​‌​​‍‌‌​ ​‍​ ​‍​ ‌‍​ ‌‌​ ‌‍​ ‌‌‌‍‌‌‌‍‌‍‌‍​‌​ ​​​ ‌‍​ ‌‌​ ‌​‌‍‌​​‍‌‌​ ​‍​ ​‍​‍‌‌​ ‌‌‌​‌​​‍ ‍‌‍ ‍‌‍​‌‌‍ ‌‌‍‌‌​ ‌‍​‍‌‍​‌‌ ​ ‌‍‌‌‌‌‌‌‌ ​‍‌‍ ​​ ‌‌‍‍​‌ ‌​‌ ‌​‌ ​​‌ ​ ​‍‌‌​ ​ ‌​​‌​‍‌‌​ ​‍‌​‌‍​‍‌‌​ ​‍‌​‌‍‌‍​ ‌‍‍​‌‍‌‌‌‍ ​‌ ​ ‌‍‌‌‌‍​‌‌ ​​‌‍‍‌‌‍‌‌‌ ​‍‌ ​ ​‍ ‍‌ ​ ‌‍​‌‌‍ ‍‌‍‍‌‌ ‌​‌ ‍‌​‍ ‍‌ ​ ‌ ‌​‌ ‌‌‌‍‌​‌‍‍‌‌‍ ​‍‌‍‌‍‍‌‌‍‌​​ ‌‌‍‌‍‌‍ ‌‍ ‌ ‌​‌‍‌‌‌ ​‍​‍‌‍‌ ‌​‌ ‍‌‌ ​​‌‍‌‌​ ‌‌‍‌‍‌‍ ‌‍ ‌ ‌​‌‍‌‌‌ ​‍​‍‌‍‌ ​​‌‍​‌‌ ‌​‌‍‍​​ ‌‌‍​ ‌‍ ‌‍ ​‌ ‌‌‌‍ ‌‌‍ ‍‌ ​ ​‍‌‌​ ‌‌‌​​‍‌‌ ‌‍‍ ‌‍‌‌‌ ‍‌​‍‌‌​ ​ ‌​‌​​‍‌‌​ ​ ‌​‌​​‍‌‌​ ​‍​ ​‍‌‍‌‌‌‍​‍​ ​‍​ ‍​‌‍​ ​ ‌‌‌‍​ ‌‍​ ‌‍‌‌‌‍​‍‌‍​‌​ ​‌​‍‌‌​ ​‍​ ​‍​‍‌‌​ ‌‌‌​‌​​‍ ‍‌‍ ​‌‍‍‌‌‍ ‍‌‍‍ ‌ ​ ​‍‌‌​ ‌‌‌​​‍‌‌ ‌‍‍ ‌‍‌‌‌ ‍‌​‍‌‌​ ​ ‌​‌​​‍‌‌​ ​ ‌​‌​​‍‌‌​ ​‍​ ​‍​ ‌‍​ ‌‌​ ‌‍​ ‌‌‌‍‌‌‌‍‌‍‌‍​‌​ ​​​ ‌‍​ ‌‌​ ‌​‌‍‌​​‍‌‌​ ​‍​ ​‍​‍‌‌​ ‌‌‌​‌​​‍ ‍‌‍ ‍‌‍​‌‌‍ ‌‌‍‌‌​‍‌‍‌ ​​‌‍‌‌‌ ​‍‌ ​ ‌ ​​‌‍‌‌‌‍​ ‌ ‌​‌‍‍‌‌ ‌‍‌‍‌‌​ ‌‌ ​​‌ ‌‌‌‍​‍‌‍ ​‌‍‍‌‌ ​ ‌‍‍​‌‍‌‌‌‍‌​​‍​‍‌ ‌
Company​​​​‌ ‍ ​‍​‍‌‍ ‌ ​‍‌‍‍‌‌‍‌ ‌‍‍‌‌‍ ‍​‍​‍​ ‍‍​‍​‍‌ ​ ‌‍​‌‌‍ ‍‌‍‍‌‌ ‌​‌ ‍‌​‍ ‍‌‍‍‌‌‍ ​‍​‍​‍ ​​‍​‍‌‍‍​‌ ​‍‌‍‌‌‌‍‌‍​‍​‍​ ‍‍​‍​‍‌‍‍​‌ ‌​‌ ‌​‌ ​​‌ ​ ​ ‍‍​‍ ​‍ ‌‍​ ‌‍‍​‌‍‌‌‌‍ ​‌ ​ ‌‍‌‌‌‍​‌‌ ​​‌‍‍‌‌‍‌‌‌ ​‍‌ ​ ​‍ ‍‌ ​ ‌‍​‌‌‍ ‍‌‍‍‌‌ ‌​‌ ‍‌​‍ ‍‌ ​ ‌ ‌​‌ ‌‌‌‍‌​‌‍‍‌‌‍ ​‍ ‌‍‍‌‌‍ ‍‌ ‌​‌‍‌‌‌‍ ‍‌ ‌​​‍ ‌‍‌‌‌‍‌​‌‍‍‌‌ ‌​​‍ ‌‍ ‌‌‍ ‌‍‌​‌‍‌‌​ ‌‌ ​​‌ ​‍‌‍‌‌‌ ​ ‌‍‌‌‌‍ ‍‌ ‌​‌‍​‌‌ ‌​‌‍‍‌‌‍ ‌‍ ‍​ ‍ ‌‍‍‌‌‍‌​​ ‌‌‍‌‍‌‍ ‌‍ ‌ ‌​‌‍‌‌‌ ​‍​ ‍ ‌ ‌​‌ ‍‌‌ ​​‌‍‌‌​ ‌‌‍‌‍‌‍ ‌‍ ‌ ‌​‌‍‌‌‌ ​‍​ ‍ ‌ ​​‌‍​‌‌ ‌​‌‍‍​​ ‌‌‍​ ‌‍ ‌‍ ​‌ ‌‌‌‍ ‌‌‍ ‍‌ ​ ​‍‌‌​ ‌‌‌​​‍‌‌ ‌‍‍ ‌‍‌‌‌ ‍‌​‍‌‌​ ​ ‌​‌​​‍‌‌​ ​ ‌​‌​​‍‌‌​ ​‍​ ​‍‌‍​ ​ ​ ​ ‌​​ ​​‌‍​ ​ ‌‍‌‍‌​​ ‌​‌‍‌‍‌‍‌‌‌‍‌‌‌‍‌​​‍‌‌​ ​‍​ ​‍​‍‌‌​ ‌‌‌​‌​​‍ ‍‌ ‌​‌‍‍‌‌ ‌​‌‍ ​‌‍‌‌​ ‌‍​‍‌‍​‌‌ ​ ‌‍‌‌‌‌‌‌‌ ​‍‌‍ ​​ ‌‌‍‍​‌ ‌​‌ ‌​‌ ​​‌ ​ ​‍‌‌​ ​ ‌​​‌​‍‌‌​ ​‍‌​‌‍​‍‌‌​ ​‍‌​‌‍‌‍​ ‌‍‍​‌‍‌‌‌‍ ​‌ ​ ‌‍‌‌‌‍​‌‌ ​​‌‍‍‌‌‍‌‌‌ ​‍‌ ​ ​‍ ‍‌ ​ ‌‍​‌‌‍ ‍‌‍‍‌‌ ‌​‌ ‍‌​‍ ‍‌ ​ ‌ ‌​‌ ‌‌‌‍‌​‌‍‍‌‌‍ ​‍‌‍‌‍‍‌‌‍‌​​ ‌‌‍‌‍‌‍ ‌‍ ‌ ‌​‌‍‌‌‌ ​‍​‍‌‍‌ ‌​‌ ‍‌‌ ​​‌‍‌‌​ ‌‌‍‌‍‌‍ ‌‍ ‌ ‌​‌‍‌‌‌ ​‍​‍‌‍‌ ​​‌‍​‌‌ ‌​‌‍‍​​ ‌‌‍​ ‌‍ ‌‍ ​‌ ‌‌‌‍ ‌‌‍ ‍‌ ​ ​‍‌‌​ ‌‌‌​​‍‌‌ ‌‍‍ ‌‍‌‌‌ ‍‌​‍‌‌​ ​ ‌​‌​​‍‌‌​ ​ ‌​‌​​‍‌‌​ ​‍​ ​‍‌‍​ ​ ​ ​ ‌​​ ​​‌‍​ ​ ‌‍‌‍‌​​ ‌​‌‍‌‍‌‍‌‌‌‍‌‌‌‍‌​​‍‌‌​ ​‍​ ​‍​‍‌‌​ ‌‌‌​‌​​‍ ‍‌ ‌​‌‍‍‌‌ ‌​‌‍ ​‌‍‌‌​‍‌‍‌ ​​‌‍‌‌‌ ​‍‌ ​ ‌ ​​‌‍‌‌‌‍​ ‌ ‌​‌‍‍‌‌ ‌‍‌‍‌‌​ ‌‌ ​​‌ ‌‌‌‍​‍‌‍ ​‌‍‍‌‌ ​ ‌‍‍​‌‍‌‌‌‍‌​​‍​‍‌ ‌
More​​​​‌ ‍ ​‍​‍‌‍ ‌ ​‍‌‍‍‌‌‍‌ ‌‍‍‌‌‍ ‍​‍​‍​ ‍‍​‍​‍‌ ​ ‌‍​‌‌‍ ‍‌‍‍‌‌ ‌​‌ ‍‌​‍ ‍‌‍‍‌‌‍ ​‍​‍​‍ ​​‍​‍‌‍‍​‌ ​‍‌‍‌‌‌‍‌‍​‍​‍​ ‍‍​‍​‍‌‍‍​‌ ‌​‌ ‌​‌ ​​‌ ​ ​ ‍‍​‍ ​‍ ‌‍​ ‌‍‍​‌‍‌‌‌‍ ​‌ ​ ‌‍‌‌‌‍​‌‌ ​​‌‍‍‌‌‍‌‌‌ ​‍‌ ​ ​‍ ‍‌ ​ ‌‍​‌‌‍ ‍‌‍‍‌‌ ‌​‌ ‍‌​‍ ‍‌ ​ ‌ ‌​‌ ‌‌‌‍‌​‌‍‍‌‌‍ ​‍ ‌‍‍‌‌‍ ‍‌ ‌​‌‍‌‌‌‍ ‍‌ ‌​​‍ ‌‍‌‌‌‍‌​‌‍‍‌‌ ‌​​‍ ‌‍ ‌‌‍ ‌‍‌​‌‍‌‌​ ‌‌ ​​‌ ​‍‌‍‌‌‌ ​ ‌‍‌‌‌‍ ‍‌ ‌​‌‍​‌‌ ‌​‌‍‍‌‌‍ ‌‍ ‍​ ‍ ‌‍‍‌‌‍‌​​ ‌‌‍‌‍‌‍ ‌‍ ‌ ‌​‌‍‌‌‌ ​‍​ ‍ ‌ ‌​‌ ‍‌‌ ​​‌‍‌‌​ ‌‌‍‌‍‌‍ ‌‍ ‌ ‌​‌‍‌‌‌ ​‍​ ‍ ‌ ​​‌‍​‌‌ ‌​‌‍‍​​ ‌‌‍​ ‌‍ ‌‍ ​‌ ‌‌‌‍ ‌‌‍ ‍‌ ​ ​‍‌‌​ ‌‌‌​​‍‌‌ ‌‍‍ ‌‍‌‌‌ ‍‌​‍‌‌​ ​ ‌​‌​​‍‌‌​ ​ ‌​‌​​‍‌‌​ ​‍​ ​‍​ ‌‌​ ​ ​ ‌‌​ ‍‌‌‍​ ​ ​‍‌‍‌​​ ‍​‌‍​‌​ ‍​​ ​ ​ ​ ​‍‌‌​ ​‍​ ​‍​‍‌‌​ ‌‌‌​‌​​‍ ‍‌ ‌​‌‍‍‌‌ ‌​‌‍ ​‌‍‌‌​ ‌‍​‍‌‍​‌‌ ​ ‌‍‌‌‌‌‌‌‌ ​‍‌‍ ​​ ‌‌‍‍​‌ ‌​‌ ‌​‌ ​​‌ ​ ​‍‌‌​ ​ ‌​​‌​‍‌‌​ ​‍‌​‌‍​‍‌‌​ ​‍‌​‌‍‌‍​ ‌‍‍​‌‍‌‌‌‍ ​‌ ​ ‌‍‌‌‌‍​‌‌ ​​‌‍‍‌‌‍‌‌‌ ​‍‌ ​ ​‍ ‍‌ ​ ‌‍​‌‌‍ ‍‌‍‍‌‌ ‌​‌ ‍‌​‍ ‍‌ ​ ‌ ‌​‌ ‌‌‌‍‌​‌‍‍‌‌‍ ​‍‌‍‌‍‍‌‌‍‌​​ ‌‌‍‌‍‌‍ ‌‍ ‌ ‌​‌‍‌‌‌ ​‍​‍‌‍‌ ‌​‌ ‍‌‌ ​​‌‍‌‌​ ‌‌‍‌‍‌‍ ‌‍ ‌ ‌​‌‍‌‌‌ ​‍​‍‌‍‌ ​​‌‍​‌‌ ‌​‌‍‍​​ ‌‌‍​ ‌‍ ‌‍ ​‌ ‌‌‌‍ ‌‌‍ ‍‌ ​ ​‍‌‌​ ‌‌‌​​‍‌‌ ‌‍‍ ‌‍‌‌‌ ‍‌​‍‌‌​ ​ ‌​‌​​‍‌‌​ ​ ‌​‌​​‍‌‌​ ​‍​ ​‍​ ‌‌​ ​ ​ ‌‌​ ‍‌‌‍​ ​ ​‍‌‍‌​​ ‍​‌‍​‌​ ‍​​ ​ ​ ​ ​‍‌‌​ ​‍​ ​‍​‍‌‌​ ‌‌‌​‌​​‍ ‍‌ ‌​‌‍‍‌‌ ‌​‌‍ ​‌‍‌‌​‍‌‍‌ ​​‌‍‌‌‌ ​‍‌ ​ ‌ ​​‌‍‌‌‌‍​ ‌ ‌​‌‍‍‌‌ ‌‍‌‍‌‌​ ‌‌ ​​‌ ‌‌‌‍​‍‌‍ ​‌‍‍‌‌ ​ ‌‍‍​‌‍‌‌‌‍‌​​‍​‍‌ ‌
Stay in Touch​​​​‌ ‍ ​‍​‍‌‍ ‌ ​‍‌‍‍‌‌‍‌ ‌‍‍‌‌‍ ‍​‍​‍​ ‍‍​‍​‍‌ ​ ‌‍​‌‌‍ ‍‌‍‍‌‌ ‌​‌ ‍‌​‍ ‍‌‍‍‌‌‍ ​‍​‍​‍ ​​‍​‍‌‍‍​‌ ​‍‌‍‌‌‌‍‌‍​‍​‍​ ‍‍​‍​‍‌‍‍​‌ ‌​‌ ‌​‌ ​​‌ ​ ​ ‍‍​‍ ​‍ ‌‍​ ‌‍‍​‌‍‌‌‌‍ ​‌ ​ ‌‍‌‌‌‍​‌‌ ​​‌‍‍‌‌‍‌‌‌ ​‍‌ ​ ​‍ ‍‌ ​ ‌‍​‌‌‍ ‍‌‍‍‌‌ ‌​‌ ‍‌​‍ ‍‌ ​ ‌ ‌​‌ ‌‌‌‍‌​‌‍‍‌‌‍ ​‍ ‌‍‍‌‌‍ ‍‌ ‌​‌‍‌‌‌‍ ‍‌ ‌​​‍ ‌‍‌‌‌‍‌​‌‍‍‌‌ ‌​​‍ ‌‍ ‌‌‍ ‌‍‌​‌‍‌‌​ ‌‌ ​​‌ ​‍‌‍‌‌‌ ​ ‌‍‌‌‌‍ ‍‌ ‌​‌‍​‌‌ ‌​‌‍‍‌‌‍ ‌‍ ‍​ ‍ ‌‍‍‌‌‍‌​​ ‌‌‍‌‍‌‍ ‌‍ ‌ ‌​‌‍‌‌‌ ​‍​ ‍ ‌ ‌​‌ ‍‌‌ ​​‌‍‌‌​ ‌‌‍‌‍‌‍ ‌‍ ‌ ‌​‌‍‌‌‌ ​‍​ ‍ ‌ ​​‌‍​‌‌ ‌​‌‍‍​​ ‌‌‍​ ‌‍ ‌‍ ​‌ ‌‌‌‍ ‌‌‍ ‍‌ ​ ​‍‌‌​ ‌‌‌​​‍‌‌ ‌‍‍ ‌‍‌‌‌ ‍‌​‍‌‌​ ​ ‌​‌​​‍‌‌​ ​ ‌​‌​​‍‌‌​ ​‍​ ​‍​ ‍​‌‍​‍‌‍‌​​ ​‌‌‍​‍‌‍‌‌‌‍‌‌‌‍‌​‌‍​‌​ ​‍‌‍‌‌‌‍​‌​‍‌‌​ ​‍​ ​‍​‍‌‌​ ‌‌‌​‌​​‍ ‍‌ ‌​‌‍‍‌‌ ‌​‌‍ ​‌‍‌‌​ ‌‍​‍‌‍​‌‌ ​ ‌‍‌‌‌‌‌‌‌ ​‍‌‍ ​​ ‌‌‍‍​‌ ‌​‌ ‌​‌ ​​‌ ​ ​‍‌‌​ ​ ‌​​‌​‍‌‌​ ​‍‌​‌‍​‍‌‌​ ​‍‌​‌‍‌‍​ ‌‍‍​‌‍‌‌‌‍ ​‌ ​ ‌‍‌‌‌‍​‌‌ ​​‌‍‍‌‌‍‌‌‌ ​‍‌ ​ ​‍ ‍‌ ​ ‌‍​‌‌‍ ‍‌‍‍‌‌ ‌​‌ ‍‌​‍ ‍‌ ​ ‌ ‌​‌ ‌‌‌‍‌​‌‍‍‌‌‍ ​‍‌‍‌‍‍‌‌‍‌​​ ‌‌‍‌‍‌‍ ‌‍ ‌ ‌​‌‍‌‌‌ ​‍​‍‌‍‌ ‌​‌ ‍‌‌ ​​‌‍‌‌​ ‌‌‍‌‍‌‍ ‌‍ ‌ ‌​‌‍‌‌‌ ​‍​‍‌‍‌ ​​‌‍​‌‌ ‌​‌‍‍​​ ‌‌‍​ ‌‍ ‌‍ ​‌ ‌‌‌‍ ‌‌‍ ‍‌ ​ ​‍‌‌​ ‌‌‌​​‍‌‌ ‌‍‍ ‌‍‌‌‌ ‍‌​‍‌‌​ ​ ‌​‌​​‍‌‌​ ​ ‌​‌​​‍‌‌​ ​‍​ ​‍​ ‍​‌‍​‍‌‍‌​​ ​‌‌‍​‍‌‍‌‌‌‍‌‌‌‍‌​‌‍​‌​ ​‍‌‍‌‌‌‍​‌​‍‌‌​ ​‍​ ​‍​‍‌‌​ ‌‌‌​‌​​‍ ‍‌ ‌​‌‍‍‌‌ ‌​‌‍ ​‌‍‌‌​‍‌‍‌ ​​‌‍‌‌‌ ​‍‌ ​ ‌ ​​‌‍‌‌‌‍​ ‌ ‌​‌‍‍‌‌ ‌‍‌‍‌‌​ ‌‌ ​​‌ ‌‌‌‍​‍‌‍ ​‌‍‍‌‌ ​ ‌‍‍​‌‍‌‌‌‍‌​​‍​‍‌ ‌
© 2026 Chelsea Piers. All Rights Reserved.​​​​‌ ‍ ​‍​‍‌‍ ‌ ​‍‌‍‍‌‌‍‌ ‌‍‍‌‌‍ ‍​‍​‍​ ‍‍​‍​‍‌ ​ ‌‍​‌‌‍ ‍‌‍‍‌‌ ‌​‌ ‍‌​‍ ‍‌‍‍‌‌‍ ​‍​‍​‍ ​​‍​‍‌‍‍​‌ ​‍‌‍‌‌‌‍‌‍​‍​‍​ ‍‍​‍​‍‌‍‍​‌ ‌​‌ ‌​‌ ​​‌ ​ ​ ‍‍​‍ ​‍ ‌‍​ ‌‍‍​‌‍‌‌‌‍ ​‌ ​ ‌‍‌‌‌‍​‌‌ ​​‌‍‍‌‌‍‌‌‌ ​‍‌ ​ ​‍ ‍‌ ​ ‌‍​‌‌‍ ‍‌‍‍‌‌ ‌​‌ ‍‌​‍ ‍‌ ​ ‌ ‌​‌ ‌‌‌‍‌​‌‍‍‌‌‍ ​‍ ‌‍‍‌‌‍ ‍‌ ‌​‌‍‌‌‌‍ ‍‌ ‌​​‍ ‌‍‌‌‌‍‌​‌‍‍‌‌ ‌​​‍ ‌‍ ‌‌‍ ‌‍‌​‌‍‌‌​ ‌‌ ​​‌ ​‍‌‍‌‌‌ ​ ‌‍‌‌‌‍ ‍‌ ‌​‌‍​‌‌ ‌​‌‍‍‌‌‍ ‌‍ ‍​ ‍ ‌‍‍‌‌‍‌​​ ‌‌‍‌‍‌‍ ‌‍ ‌ ‌​‌‍‌‌‌ ​‍​ ‍ ‌ ‌​‌ ‍‌‌ ​​‌‍‌‌​ ‌‌‍‌‍‌‍ ‌‍ ‌ ‌​‌‍‌‌‌ ​‍​ ‍ ‌ ​​‌‍​‌‌ ‌​‌‍‍​​ ‌‌ ​ ‌ ‌‌‌‍​‍‌ ‌​‌‍‍‌‌ ‌​‌‍ ​‌‍‌‌​ ‌‍​‍‌‍​‌‌ ​ ‌‍‌‌‌‌‌‌‌ ​‍‌‍ ​​ ‌‌‍‍​‌ ‌​‌ ‌​‌ ​​‌ ​ ​‍‌‌​ ​ ‌​​‌​‍‌‌​ ​‍‌​‌‍​‍‌‌​ ​‍‌​‌‍‌‍​ ‌‍‍​‌‍‌‌‌‍ ​‌ ​ ‌‍‌‌‌‍​‌‌ ​​‌‍‍‌‌‍‌‌‌ ​‍‌ ​ ​‍ ‍‌ ​ ‌‍​‌‌‍ ‍‌‍‍‌‌ ‌​‌ ‍‌​‍ ‍‌ ​ ‌ ‌​‌ ‌‌‌‍‌​‌‍‍‌‌‍ ​‍‌‍‌‍‍‌‌‍‌​​ ‌‌‍‌‍‌‍ ‌‍ ‌ ‌​‌‍‌‌‌ ​‍​‍‌‍‌ ‌​‌ ‍‌‌ ​​‌‍‌‌​ ‌‌‍‌‍‌‍ ‌‍ ‌ ‌​‌‍‌‌‌ ​‍​‍‌‍‌ ​​‌‍​‌‌ ‌​‌‍‍​​ ‌‌ ​ ‌ ‌‌‌‍​‍‌ ‌​‌‍‍‌‌ ‌​‌‍ ​‌‍‌‌​‍‌‍‌ ​​‌‍‌‌‌ ​‍‌ ​ ‌ ​​‌‍‌‌‌‍​ ‌ ‌​‌‍‍‌‌ ‌‍‌‍‌‌​ ‌‌ ​​‌ ‌‌‌‍​‍‌‍ ​‌‍‍‌‌ ​ ‌‍‍​‌‍‌‌‌‍‌​​‍​‍‌ ‌